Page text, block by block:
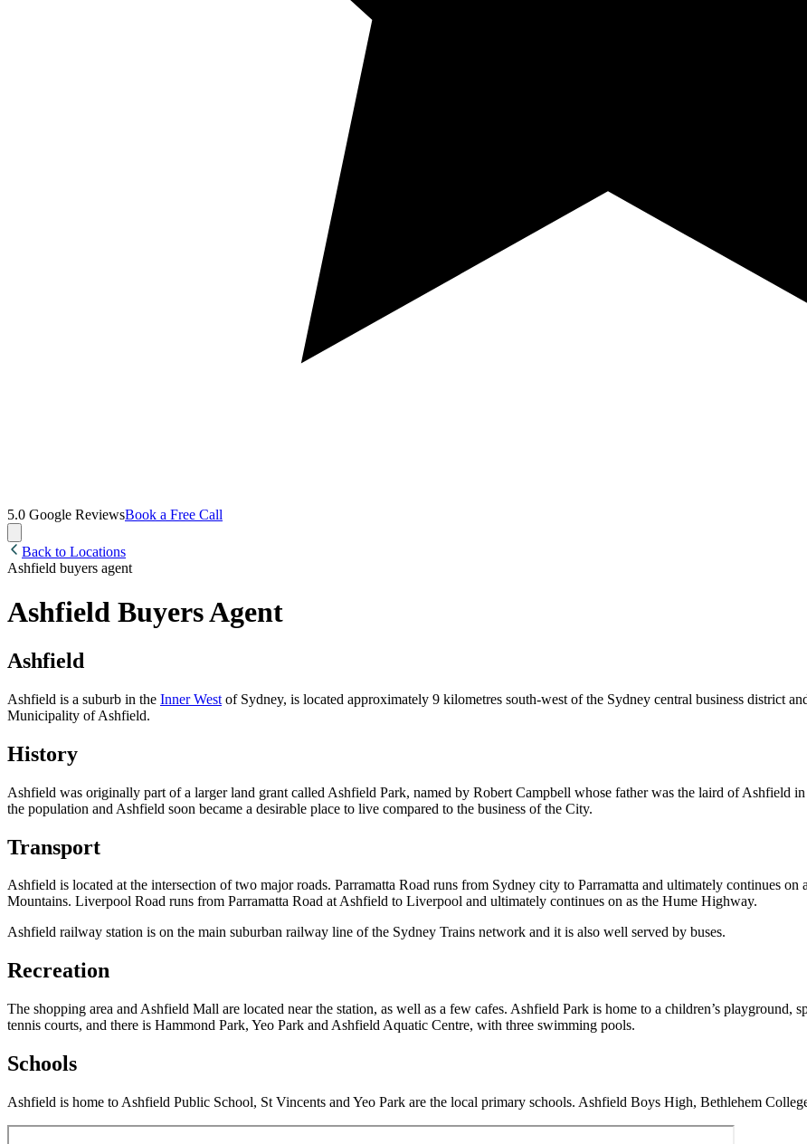
5.0 Google Reviews​​​​‌ ‍ ​‍​‍‌‍ ‌ ​‍‌‍‍‌‌‍‌ ‌‍‍‌‌‍ ‍​‍​‍​ ‍‍​‍​‍‌ ​ ‌‍​‌‌‍ ‍‌‍‍‌‌ ‌​‌ ‍‌​‍ ‍‌‍‍‌‌‍ ​‍​‍​‍ ​​‍​‍‌‍‍​‌ ​‍‌‍‌‌‌‍‌‍​‍​‍​ ‍‍​‍​‍‌‍‍​‌ ‌​‌ ‌​‌ ​​‌ ​ ​ ‍‍​‍ ​‍ ‌‍​‍‌‍‌‍‌ ​​​‍ ‌‌ ​​‌ ​‍‌‍ ‌ ​​‌‍‌‌‌ ​‍‌ ‌​‌ ‍‌​‍ ‌‌‍‌ ‌ ​‍‌‍ ‌ ‌‌‌ ​​​‍ ‍‌ ‌‍‌‍‌‌‌ ​‍‌‍​ ‌‍‌‌‌‍ ​​‍ ‍‌‍​‌‌ ​​‌ ​​​‍ ‌ ​ ‌ ‌​‌ ‌‌‌‍‌​‌‍‍‌‌‍ ​‍ ‌‍‍‌‌‍ ‍‌ ‌​‌‍‌‌‌‍ ‍‌ ‌​​‍ ‌‍‌‌‌‍‌​‌‍‍‌‌ ‌​​‍ ‌‍ ‌‌‍ ‌‍‌​‌‍‌‌​ ‌‌ ​​‌ ​‍‌‍‌‌‌ ​ ‌‍‌‌‌‍ ‍‌ ‌​‌‍​‌‌ ‌​‌‍‍‌‌‍ ‌‍ ‍​ ‍ ‌‍‍‌‌‍‌​​ ‌‌ ​ ‌‍‍‌‌ ‌​‌‍‌‌‌‌​ ‌‍‌‌‌ ‌​‌ ‌​‌‍‍‌‌‍ ‍‌‍‌ ‌ ​ ​ ‍ ‌ ‌​‌ ‍‌‌ ​​‌‍‌‌​ ‌‌ ​ ‌‍‍‌‌ ‌​‌‍‌‌‌‌​ ‌‍‌‌‌ ‌​‌ ‌​‌‍‍‌‌‍ ‍‌‍‌ ‌ ​ ​ ‍ ‌ ​​‌‍​‌‌ ‌​‌‍‍​​ ‌‌ ​‍‌‍‌‌‌ ‌‍‌‍‍‌‌‍‌‌‌ ‌ ‌​ ​‌‍​‌‌‍​‍‌‍‌‌‌‍ ​​ ‌‍​‍‌‍​‌‌ ​ ‌‍‌‌‌‌‌‌‌ ​‍‌‍ ​​ ‌‌‍‍​‌ ‌​‌ ‌​‌ ​​‌ ​ ​‍‌‌​ ​ ‌​​‌​‍‌‌​ ​‍‌​‌‍​‍‌‌​ ​‍‌​‌‍‌‍​‍‌‍‌‍‌ ​​​‍ ‌‌ ​​‌ ​‍‌‍ ‌ ​​‌‍‌‌‌ ​‍‌ ‌​‌ ‍‌​‍ ‌‌‍‌ ‌ ​‍‌‍ ‌ ‌‌‌ ​​​‍ ‍‌ ‌‍‌‍‌‌‌ ​‍‌‍​ ‌‍‌‌‌‍ ​​‍ ‍‌‍​‌‌ ​​‌ ​​​‍‌‌​ ​‍‌​‌‍‌ ​ ‌ ‌​‌ ‌‌‌‍‌​‌‍‍‌‌‍ ​‍‌‍‌‍‍‌‌‍‌​​ ‌‌ ​ ‌‍‍‌‌ ‌​‌‍‌‌‌‌​ ‌‍‌‌‌ ‌​‌ ‌​‌‍‍‌‌‍ ‍‌‍‌ ‌ ​ ​‍‌‍‌ ‌​‌ ‍‌‌ ​​‌‍‌‌​ ‌‌ ​ ‌‍‍‌‌ ‌​‌‍‌‌‌‌​ ‌‍‌‌‌ ‌​‌ ‌​‌‍‍‌‌‍ ‍‌‍‌ ‌ ​ ​‍‌‍‌ ​​‌‍​‌‌ ‌​‌‍‍​​ ‌‌ ​‍‌‍‌‌‌ ‌‍‌‍‍‌‌‍‌‌‌ ‌ ‌​ ​‌‍​‌‌‍​‍‌‍‌‌‌‍ ​​‍‌‍‌ ​​‌‍‌‌‌ ​‍‌ ​ ‌ ​​‌‍‌‌‌‍​ ‌ ‌​‌‍‍‌‌ ‌‍‌‍‌‌​ ‌‌ ​​‌ ‌‌‌‍​‍‌‍ ​‌‍‍‌‌ ​ ‌‍‍​‌‍‌‌‌‍‌​​‍​‍‌ ‌Book a Free Call​​​​‌ ‍ ​‍​‍‌‍ ‌ ​‍‌‍‍‌‌‍‌ ‌‍‍‌‌‍ ‍​‍​‍​ ‍‍​‍​‍‌ ​ ‌‍​‌‌‍ ‍‌‍‍‌‌ ‌​‌ ‍‌​‍ ‍‌‍‍‌‌‍ ​‍​‍​‍ ​​‍​‍‌‍‍​‌ ​‍‌‍‌‌‌‍‌‍​‍​‍​ ‍‍​‍​‍‌‍‍​‌ ‌​‌ ‌​‌ ​​‌ ​ ​ ‍‍​‍ ​‍ ‌‍​‍‌‍‌‍‌ ​​​‍ ‌‌ ​​‌ ​‍‌‍ ‌ ​​‌‍‌‌‌ ​‍‌ ‌​‌ ‍‌​‍ ‌‌‍‌ ‌ ​‍‌‍ ‌ ‌‌‌ ​​​‍ ‍‌ ‌‍‌‍‌‌‌ ​‍‌‍​ ‌‍‌‌‌‍ ​​‍ ‍‌‍​‌‌ ​​‌ ​​​‍ ‌ ​ ‌ ‌​‌ ‌‌‌‍‌​‌‍‍‌‌‍ ​‍ ‌‍‍‌‌‍ ‍‌ ‌​‌‍‌‌‌‍ ‍‌ ‌​​‍ ‌‍‌‌‌‍‌​‌‍‍‌‌ ‌​​‍ ‌‍ ‌‌‍ ‌‍‌​‌‍‌‌​ ‌‌ ​​‌ ​‍‌‍‌‌‌ ​ ‌‍‌‌‌‍ ‍‌ ‌​‌‍​‌‌ ‌​‌‍‍‌‌‍ ‌‍ ‍​ ‍ ‌‍‍‌‌‍‌​​ ‌‌ ​ ‌‍‍‌‌ ‌​‌‍‌‌‌‌​ ‌‍‌‌‌ ‌​‌ ‌​‌‍‍‌‌‍ ‍‌‍‌ ‌ ​ ​ ‍ ‌ ‌​‌ ‍‌‌ ​​‌‍‌‌​ ‌‌ ​ ‌‍‍‌‌ ‌​‌‍‌‌‌‌​ ‌‍‌‌‌ ‌​‌ ‌​‌‍‍‌‌‍ ‍‌‍‌ ‌ ​ ​ ‍ ‌ ​​‌‍​‌‌ ‌​‌‍‍​​ ‌‌ ​​‌ ​‍‌‍‍‌‌‍ ‌‌‍​‌‌ ​‍‌ ‍‌‌​​ ‌ ‌​‌‍​‌‌​ ​‌‍​‌‌‍​‍‌‍‌‌‌‍ ​​ ‌‍​‍‌‍​‌‌ ​ ‌‍‌‌‌‌‌‌‌ ​‍‌‍ ​​ ‌‌‍‍​‌ ‌​‌ ‌​‌ ​​‌ ​ ​‍‌‌​ ​ ‌​​‌​‍‌‌​ ​‍‌​‌‍​‍‌‌​ ​‍‌​‌‍‌‍​‍‌‍‌‍‌ ​​​‍ ‌‌ ​​‌ ​‍‌‍ ‌ ​​‌‍‌‌‌ ​‍‌ ‌​‌ ‍‌​‍ ‌‌‍‌ ‌ ​‍‌‍ ‌ ‌‌‌ ​​​‍ ‍‌ ‌‍‌‍‌‌‌ ​‍‌‍​ ‌‍‌‌‌‍ ​​‍ ‍‌‍​‌‌ ​​‌ ​​​‍‌‌​ ​‍‌​‌‍‌ ​ ‌ ‌​‌ ‌‌‌‍‌​‌‍‍‌‌‍ ​‍‌‍‌‍‍‌‌‍‌​​ ‌‌ ​ ‌‍‍‌‌ ‌​‌‍‌‌‌‌​ ‌‍‌‌‌ ‌​‌ ‌​‌‍‍‌‌‍ ‍‌‍‌ ‌ ​ ​‍‌‍‌ ‌​‌ ‍‌‌ ​​‌‍‌‌​ ‌‌ ​ ‌‍‍‌‌ ‌​‌‍‌‌‌‌​ ‌‍‌‌‌ ‌​‌ ‌​‌‍‍‌‌‍ ‍‌‍‌ ‌ ​ ​‍‌‍‌ ​​‌‍​‌‌ ‌​‌‍‍​​ ‌‌ ​​‌ ​‍‌‍‍‌‌‍ ‌‌‍​‌‌ ​‍‌ ‍‌‌​​ ‌ ‌​‌‍​‌‌​ ​‌‍​‌‌‍​‍‌‍‌‌‌‍ ​​‍‌‍‌ ​​‌‍‌‌‌ ​‍‌ ​ ‌ ​​‌‍‌‌‌‍​ ‌ ‌​‌‍‍‌‌ ‌‍‌‍‌‌​ ‌‌ ​​‌ ‌‌‌‍​‍‌‍ ​‌‍‍‌‌ ​ ‌‍‍​‌‍‌‌‌‍‌​​‍​‍‌ ‌
Back to Locations
Ashfield buyers agent​​​​‌ ‍ ​‍​‍‌‍ ‌ ​‍‌‍‍‌‌‍‌ ‌‍‍‌‌‍ ‍​‍​‍​ ‍‍​‍​‍‌ ​ ‌‍​‌‌‍ ‍‌‍‍‌‌ ‌​‌ ‍‌​‍ ‍‌‍‍‌‌‍ ​‍​‍​‍ ​​‍​‍‌‍‍​‌ ​‍‌‍‌‌‌‍‌‍​‍​‍​ ‍‍​‍​‍‌‍‍​‌ ‌​‌ ‌​‌ ​​‌ ​ ​ ‍‍​‍ ​‍ ‌‍​‍‌‍‌‍‌ ​​​‍ ‌‌ ​​‌ ​‍‌‍ ‌ ​​‌‍‌‌‌ ​‍‌ ‌​‌ ‍‌​‍ ‌‌‍‌ ‌ ​‍‌‍ ‌ ‌‌‌ ​​​‍ ‍‌ ‌‍‌‍‌‌‌ ​‍‌‍​ ‌‍‌‌‌‍ ​​‍ ‍‌‍​‌‌ ​​‌ ​​​‍ ‌ ​ ‌ ‌​‌ ‌‌‌‍‌​‌‍‍‌‌‍ ​‍ ‌‍‍‌‌‍ ‍‌ ‌​‌‍‌‌‌‍ ‍‌ ‌​​‍ ‌‍‌‌‌‍‌​‌‍‍‌‌ ‌​​‍ ‌‍ ‌‌‍ ‌‍‌​‌‍‌‌​ ‌‌ ​​‌ ​‍‌‍‌‌‌ ​ ‌‍‌‌‌‍ ‍‌ ‌​‌‍​‌‌ ‌​‌‍‍‌‌‍ ‌‍ ‍​ ‍ ‌‍‍‌‌‍‌​​ ‌‌ ​ ‌ ‌‌‌‍​‍‌ ‌‌‌ ​‍‌‍​‍​‍ ‌‌‍​‌‌ ​ ‌‍‍​‌‍‌‍‌‍‍‌‌‍‌‌‌‍ ​‌‍‌​​‍ ‌‌‍​‍‌ ‌‌‌ ‍‌‌‍‌‌‌ ​‍‌ ​ ​‍ ‌‌‍​‌‌‍‌ ‌‍‌‌‌‍ ‍‌ ‌​​ ‍ ‌ ‌​‌ ‍‌‌ ​​‌‍‌‌​ ‌‌ ​ ‌ ‌‌‌‍​‍‌ ‌‌‌ ​‍‌‍​‍‌‌​​‌‍​‌‌‍‌ ‌‍‌‌​ ‍ ‌ ​​‌‍​‌‌ ‌​‌‍‍​​ ‌‌ ‌​‌‍​‌‌‍‌ ‌‍ ​‌‍‍‌‌‍ ‍‌‍‌‌​ ‌‍​‍‌‍​‌‌ ​ ‌‍‌‌‌‌‌‌‌ ​‍‌‍ ​​ ‌‌‍‍​‌ ‌​‌ ‌​‌ ​​‌ ​ ​‍‌‌​ ​ ‌​​‌​‍‌‌​ ​‍‌​‌‍​‍‌‌​ ​‍‌​‌‍‌‍​‍‌‍‌‍‌ ​​​‍ ‌‌ ​​‌ ​‍‌‍ ‌ ​​‌‍‌‌‌ ​‍‌ ‌​‌ ‍‌​‍ ‌‌‍‌ ‌ ​‍‌‍ ‌ ‌‌‌ ​​​‍ ‍‌ ‌‍‌‍‌‌‌ ​‍‌‍​ ‌‍‌‌‌‍ ​​‍ ‍‌‍​‌‌ ​​‌ ​​​‍‌‌​ ​‍‌​‌‍‌ ​ ‌ ‌​‌ ‌‌‌‍‌​‌‍‍‌‌‍ ​‍‌‍‌‍‍‌‌‍‌​​ ‌‌ ​ ‌ ‌‌‌‍​‍‌ ‌‌‌ ​‍‌‍​‍​‍ ‌‌‍​‌‌ ​ ‌‍‍​‌‍‌‍‌‍‍‌‌‍‌‌‌‍ ​‌‍‌​​‍ ‌‌‍​‍‌ ‌‌‌ ‍‌‌‍‌‌‌ ​‍‌ ​ ​‍ ‌‌‍​‌‌‍‌ ‌‍‌‌‌‍ ‍‌ ‌​​‍‌‍‌ ‌​‌ ‍‌‌ ​​‌‍‌‌​ ‌‌ ​ ‌ ‌‌‌‍​‍‌ ‌‌‌ ​‍‌‍​‍‌‌​​‌‍​‌‌‍‌ ‌‍‌‌​‍‌‍‌ ​​‌‍​‌‌ ‌​‌‍‍​​ ‌‌ ‌​‌‍​‌‌‍‌ ‌‍ ​‌‍‍‌‌‍ ‍‌‍‌‌​‍‌‍‌ ​​‌‍‌‌‌ ​‍‌ ​ ‌ ​​‌‍‌‌‌‍​ ‌ ‌​‌‍‍‌‌ ‌‍‌‍‌‌​ ‌‌ ​​‌ ‌‌‌‍​‍‌‍ ​‌‍‍‌‌ ​ ‌‍‍​‌‍‌‌‌‍‌​​‍​‍‌ ‌
Ashfield Buyers Agent​​​​‌ ‍ ​‍​‍‌‍ ‌ ​‍‌‍‍‌‌‍‌ ‌‍‍‌‌‍ ‍​‍​‍​ ‍‍​‍​‍‌ ​ ‌‍​‌‌‍ ‍‌‍‍‌‌ ‌​‌ ‍‌​‍ ‍‌‍‍‌‌‍ ​‍​‍​‍ ​​‍​‍‌‍‍​‌ ​‍‌‍‌‌‌‍‌‍​‍​‍​ ‍‍​‍​‍‌‍‍​‌ ‌​‌ ‌​‌ ​​‌ ​ ​ ‍‍​‍ ​‍ ‌‍​‍‌‍‌‍‌ ​​​‍ ‌‌ ​​‌ ​‍‌‍ ‌ ​​‌‍‌‌‌ ​‍‌ ‌​‌ ‍‌​‍ ‌‌‍‌ ‌ ​‍‌‍ ‌ ‌‌‌ ​​​‍ ‍‌ ‌‍‌‍‌‌‌ ​‍‌‍​ ‌‍‌‌‌‍ ​​‍ ‍‌‍​‌‌ ​​‌ ​​​‍ ‌ ​ ‌ ‌​‌ ‌‌‌‍‌​‌‍‍‌‌‍ ​‍ ‌‍‍‌‌‍ ‍‌ ‌​‌‍‌‌‌‍ ‍‌ ‌​​‍ ‌‍‌‌‌‍‌​‌‍‍‌‌ ‌​​‍ ‌‍ ‌‌‍ ‌‍‌​‌‍‌‌​ ‌‌ ​​‌ ​‍‌‍‌‌‌ ​ ‌‍‌‌‌‍ ‍‌ ‌​‌‍​‌‌ ‌​‌‍‍‌‌‍ ‌‍ ‍​ ‍ ‌‍‍‌‌‍‌​​ ‌‌ ​ ‌ ‌‌‌‍​‍‌ ‌‌‌ ​‍‌‍​‍​‍ ‌‌‍​‌‌ ​ ‌‍‍​‌‍‌‍‌‍‍‌‌‍‌‌‌‍ ​‌‍‌​​‍ ‌‌‍​‍‌ ‌‌‌ ‍‌‌‍‌‌‌ ​‍‌ ​ ​‍ ‌‌‍​‌‌‍‌ ‌‍‌‌‌‍ ‍‌ ‌​​ ‍ ‌ ‌​‌ ‍‌‌ ​​‌‍‌‌​ ‌‌ ​ ‌ ‌‌‌‍​‍‌ ‌‌‌ ​‍‌‍​‍‌‌​​‌‍​‌‌‍‌ ‌‍‌‌​ ‍ ‌ ​​‌‍​‌‌ ‌​‌‍‍​​ ‌‌‍‍​​ ​‌​ ‌‍​‍‌‍​‌‌ ​ ‌‍‌‌‌‌‌‌‌ ​‍‌‍ ​​ ‌‌‍‍​‌ ‌​‌ ‌​‌ ​​‌ ​ ​‍‌‌​ ​ ‌​​‌​‍‌‌​ ​‍‌​‌‍​‍‌‌​ ​‍‌​‌‍‌‍​‍‌‍‌‍‌ ​​​‍ ‌‌ ​​‌ ​‍‌‍ ‌ ​​‌‍‌‌‌ ​‍‌ ‌​‌ ‍‌​‍ ‌‌‍‌ ‌ ​‍‌‍ ‌ ‌‌‌ ​​​‍ ‍‌ ‌‍‌‍‌‌‌ ​‍‌‍​ ‌‍‌‌‌‍ ​​‍ ‍‌‍​‌‌ ​​‌ ​​​‍‌‌​ ​‍‌​‌‍‌ ​ ‌ ‌​‌ ‌‌‌‍‌​‌‍‍‌‌‍ ​‍‌‍‌‍‍‌‌‍‌​​ ‌‌ ​ ‌ ‌‌‌‍​‍‌ ‌‌‌ ​‍‌‍​‍​‍ ‌‌‍​‌‌ ​ ‌‍‍​‌‍‌‍‌‍‍‌‌‍‌‌‌‍ ​‌‍‌​​‍ ‌‌‍​‍‌ ‌‌‌ ‍‌‌‍‌‌‌ ​‍‌ ​ ​‍ ‌‌‍​‌‌‍‌ ‌‍‌‌‌‍ ‍‌ ‌​​‍‌‍‌ ‌​‌ ‍‌‌ ​​‌‍‌‌​ ‌‌ ​ ‌ ‌‌‌‍​‍‌ ‌‌‌ ​‍‌‍​‍‌‌​​‌‍​‌‌‍‌ ‌‍‌‌​‍‌‍‌ ​​‌‍​‌‌ ‌​‌‍‍​​ ‌‌‍‍​​ ​‌​‍‌‍‌ ​​‌‍‌‌‌ ​‍‌ ​ ‌ ​​‌‍‌‌‌‍​ ‌ ‌​‌‍‍‌‌ ‌‍‌‍‌‌​ ‌‌ ​​‌ ‌‌‌‍​‍‌‍ ​‌‍‍‌‌ ​ ‌‍‍​‌‍‌‌‌‍‌​​‍​‍‌ ‌
Ashfield​​​​‌ ‍ ​‍​‍‌‍ ‌ ​‍‌‍‍‌‌‍‌ ‌‍‍‌‌‍ ‍​‍​‍​ ‍‍​‍​‍‌ ​ ‌‍​‌‌‍ ‍‌‍‍‌‌ ‌​‌ ‍‌​‍ ‍‌‍‍‌‌‍ ​‍​‍​‍ ​​‍​‍‌‍‍​‌ ​‍‌‍‌‌‌‍‌‍​‍​‍​ ‍‍​‍​‍‌‍‍​‌ ‌​‌ ‌​‌ ​​‌ ​ ​ ‍‍​‍ ​‍ ‌‍​‍‌‍‌‍‌ ​​​‍ ‌‌ ​​‌ ​‍‌‍ ‌ ​​‌‍‌‌‌ ​‍‌ ‌​‌ ‍‌​‍ ‌‌‍‌ ‌ ​‍‌‍ ‌ ‌‌‌ ​​​‍ ‍‌ ‌‍‌‍‌‌‌ ​‍‌‍​ ‌‍‌‌‌‍ ​​‍ ‍‌‍​‌‌ ​​‌ ​​​‍ ‌ ​ ‌ ‌​‌ ‌‌‌‍‌​‌‍‍‌‌‍ ​‍ ‌‍‍‌‌‍ ‍‌ ‌​‌‍‌‌‌‍ ‍‌ ‌​​‍ ‌‍‌‌‌‍‌​‌‍‍‌‌ ‌​​‍ ‌‍ ‌‌‍ ‌‍‌​‌‍‌‌​ ‌‌ ​​‌ ​‍‌‍‌‌‌ ​ ‌‍‌‌‌‍ ‍‌ ‌​‌‍​‌‌ ‌​‌‍‍‌‌‍ ‌‍ ‍​ ‍ ‌‍‍‌‌‍‌​​ ‌‌ ​ ‌ ‌‌‌‍​‍‌ ‌‌‌ ​‍‌‍​‍​‍ ‌‌‍​‌‌ ​ ‌‍‍​‌‍‌‍‌‍‍‌‌‍‌‌‌‍ ​‌‍‌​​‍ ‌‌‍​‍‌ ‌‌‌ ‍‌‌‍‌‌‌ ​‍‌ ​ ​‍ ‌‌‍​‌‌‍‌ ‌‍‌‌‌‍ ‍‌ ‌​​ ‍ ‌ ‌​‌ ‍‌‌ ​​‌‍‌‌​ ‌‌ ​ ‌ ‌‌‌‍​‍‌ ‌‌‌ ​‍‌‍​‍‌‌​​‌‍​‌‌‍‌ ‌‍‌‌​ ‍ ‌ ​​‌‍​‌‌ ‌​‌‍‍​​ ‌‌‍​‍‌‍ ‌‍‌​‌ ‍‌​‍‌‌​ ‌‌‌​​‍‌‌ ‌‍‍ ‌‍‌‌‌ ‍‌​‍‌‌​ ​ ‌​‌​​‍‌‌​ ​ ‌​‌​​‍‌‌​ ​‍​ ​‍‌ ​ ‌ ‌‌‌‍​‍‌ ‌‌‌ ​‍‌‍​‍​‍ ‌‌‍​‌‌ ​ ‌‍‍​‌‍‌‍‌‍‍‌‌‍‌‌‌‍ ​‌‍‌​​‍ ‌‌‍​‍‌ ‌‌‌ ‍‌‌‍‌‌‌ ​‍‌ ​ ​‍ ‌‌‍​‌‌‍‌ ‌‍‌‌‌‍ ‍‌ ‌​​‍ ‌​ ​​​‍‌‌​ ​‍​ ​‍​‍‌‌​ ‌‌‌​‌​​‍ ‍‌‍​ ‌‍‍​‌‍‍‌‌‍ ​‌‍‌​‌ ​‍‌‍‌‌‌‍ ‍​‍‌‌​ ‌‌‌​​‍‌‌ ‌‍‍ ‌‍‌‌‌ ‍‌​‍‌‌​ ​ ‌​‌​​‍‌‌​ ​ ‌​‌​​‍‌‌​ ​‍​ ​‍‌ ​ ‌ ‌‌‌‍​‍‌ ‌‌‌ ​‍‌‍​‍​‍ ‌‌‍​‌‌ ​ ‌‍‍​‌‍‌‍‌‍‍‌‌‍‌‌‌‍ ​‌‍‌​​‍ ‌‌‍​‍‌ ‌‌‌ ‍‌‌‍‌‌‌ ​‍‌ ​ ​‍ ‌‌‍​‌‌‍‌ ‌‍‌‌‌‍ ‍‌ ‌​​‍ ‌​ ​‌​‍‌‌​ ​‍​ ​‍​‍‌‌​ ‌‌‌​‌​​‍ ‍‌ ‌​‌‍‌‌‌ ‍​‌ ‌​​ ‌‍​‍‌‍​‌‌ ​ ‌‍‌‌‌‌‌‌‌ ​‍‌‍ ​​ ‌‌‍‍​‌ ‌​‌ ‌​‌ ​​‌ ​ ​‍‌‌​ ​ ‌​​‌​‍‌‌​ ​‍‌​‌‍​‍‌‌​ ​‍‌​‌‍‌‍​‍‌‍‌‍‌ ​​​‍ ‌‌ ​​‌ ​‍‌‍ ‌ ​​‌‍‌‌‌ ​‍‌ ‌​‌ ‍‌​‍ ‌‌‍‌ ‌ ​‍‌‍ ‌ ‌‌‌ ​​​‍ ‍‌ ‌‍‌‍‌‌‌ ​‍‌‍​ ‌‍‌‌‌‍ ​​‍ ‍‌‍​‌‌ ​​‌ ​​​‍‌‌​ ​‍‌​‌‍‌ ​ ‌ ‌​‌ ‌‌‌‍‌​‌‍‍‌‌‍ ​‍‌‍‌‍‍‌‌‍‌​​ ‌‌ ​ ‌ ‌‌‌‍​‍‌ ‌‌‌ ​‍‌‍​‍​‍ ‌‌‍​‌‌ ​ ‌‍‍​‌‍‌‍‌‍‍‌‌‍‌‌‌‍ ​‌‍‌​​‍ ‌‌‍​‍‌ ‌‌‌ ‍‌‌‍‌‌‌ ​‍‌ ​ ​‍ ‌‌‍​‌‌‍‌ ‌‍‌‌‌‍ ‍‌ ‌​​‍‌‍‌ ‌​‌ ‍‌‌ ​​‌‍‌‌​ ‌‌ ​ ‌ ‌‌‌‍​‍‌ ‌‌‌ ​‍‌‍​‍‌‌​​‌‍​‌‌‍‌ ‌‍‌‌​‍‌‍‌ ​​‌‍​‌‌ ‌​‌‍‍​​ ‌‌‍​‍‌‍ ‌‍‌​‌ ‍‌​‍‌‌​ ‌‌‌​​‍‌‌ ‌‍‍ ‌‍‌‌‌ ‍‌​‍‌‌​ ​ ‌​‌​​‍‌‌​ ​ ‌​‌​​‍‌‌​ ​‍​ ​‍‌ ​ ‌ ‌‌‌‍​‍‌ ‌‌‌ ​‍‌‍​‍​‍ ‌‌‍​‌‌ ​ ‌‍‍​‌‍‌‍‌‍‍‌‌‍‌‌‌‍ ​‌‍‌​​‍ ‌‌‍​‍‌ ‌‌‌ ‍‌‌‍‌‌‌ ​‍‌ ​ ​‍ ‌‌‍​‌‌‍‌ ‌‍‌‌‌‍ ‍‌ ‌​​‍ ‌​ ​​​‍‌‌​ ​‍​ ​‍​‍‌‌​ ‌‌‌​‌​​‍ ‍‌‍​ ‌‍‍​‌‍‍‌‌‍ ​‌‍‌​‌ ​‍‌‍‌‌‌‍ ‍​‍‌‌​ ‌‌‌​​‍‌‌ ‌‍‍ ‌‍‌‌‌ ‍‌​‍‌‌​ ​ ‌​‌​​‍‌‌​ ​ ‌​‌​​‍‌‌​ ​‍​ ​‍‌ ​ ‌ ‌‌‌‍​‍‌ ‌‌‌ ​‍‌‍​‍​‍ ‌‌‍​‌‌ ​ ‌‍‍​‌‍‌‍‌‍‍‌‌‍‌‌‌‍ ​‌‍‌​​‍ ‌‌‍​‍‌ ‌‌‌ ‍‌‌‍‌‌‌ ​‍‌ ​ ​‍ ‌‌‍​‌‌‍‌ ‌‍‌‌‌‍ ‍‌ ‌​​‍ ‌​ ​‌​‍‌‌​ ​‍​ ​‍​‍‌‌​ ‌‌‌​‌​​‍ ‍‌ ‌​‌‍‌‌‌ ‍​‌ ‌​​‍‌‍‌ ​​‌‍‌‌‌ ​‍‌ ​ ‌ ​​‌‍‌‌‌‍​ ‌ ‌​‌‍‍‌‌ ‌‍‌‍‌‌​ ‌‌ ​​‌ ‌‌‌‍​‍‌‍ ​‌‍‍‌‌ ​ ‌‍‍​‌‍‌‌‌‍‌​​‍​‍‌ ‌
Ashfield is a suburb in the ​​​​‌ ‍ ​‍​‍‌‍ ‌ ​‍‌‍‍‌‌‍‌ ‌‍‍‌‌‍ ‍​‍​‍​ ‍‍​‍​‍‌ ​ ‌‍​‌‌‍ ‍‌‍‍‌‌ ‌​‌ ‍‌​‍ ‍‌‍‍‌‌‍ ​‍​‍​‍ ​​‍​‍‌‍‍​‌ ​‍‌‍‌‌‌‍‌‍​‍​‍​ ‍‍​‍​‍‌‍‍​‌ ‌​‌ ‌​‌ ​​‌ ​ ​ ‍‍​‍ ​‍ ‌‍​‍‌‍‌‍‌ ​​​‍ ‌‌ ​​‌ ​‍‌‍ ‌ ​​‌‍‌‌‌ ​‍‌ ‌​‌ ‍‌​‍ ‌‌‍‌ ‌ ​‍‌‍ ‌ ‌‌‌ ​​​‍ ‍‌ ‌‍‌‍‌‌‌ ​‍‌‍​ ‌‍‌‌‌‍ ​​‍ ‍‌‍​‌‌ ​​‌ ​​​‍ ‌ ​ ‌ ‌​‌ ‌‌‌‍‌​‌‍‍‌‌‍ ​‍ ‌‍‍‌‌‍ ‍‌ ‌​‌‍‌‌‌‍ ‍‌ ‌​​‍ ‌‍‌‌‌‍‌​‌‍‍‌‌ ‌​​‍ ‌‍ ‌‌‍ ‌‍‌​‌‍‌‌​ ‌‌ ​​‌ ​‍‌‍‌‌‌ ​ ‌‍‌‌‌‍ ‍‌ ‌​‌‍​‌‌ ‌​‌‍‍‌‌‍ ‌‍ ‍​ ‍ ‌‍‍‌‌‍‌​​ ‌‌ ​ ‌ ‌‌‌‍​‍‌ ‌‌‌ ​‍‌‍​‍​‍ ‌‌‍​‌‌ ​ ‌‍‍​‌‍‌‍‌‍‍‌‌‍‌‌‌‍ ​‌‍‌​​‍ ‌‌‍​‍‌ ‌‌‌ ‍‌‌‍‌‌‌ ​‍‌ ​ ​‍ ‌‌‍​‌‌‍‌ ‌‍‌‌‌‍ ‍‌ ‌​​ ‍ ‌ ‌​‌ ‍‌‌ ​​‌‍‌‌​ ‌‌ ​ ‌ ‌‌‌‍​‍‌ ‌‌‌ ​‍‌‍​‍‌‌​​‌‍​‌‌‍‌ ‌‍‌‌​ ‍ ‌ ​​‌‍​‌‌ ‌​‌‍‍​​ ‌‌‍​‍‌‍ ‌‍‌​‌ ‍‌​‍‌‌​ ‌‌‌​​‍‌‌ ‌‍‍ ‌‍‌‌‌ ‍‌​‍‌‌​ ​ ‌​‌​​‍‌‌​ ​ ‌​‌​​‍‌‌​ ​‍​ ​‍‌ ​ ‌ ‌‌‌‍​‍‌ ‌‌‌ ​‍‌‍​‍​‍ ‌‌‍​‌‌ ​ ‌‍‍​‌‍‌‍‌‍‍‌‌‍‌‌‌‍ ​‌‍‌​​‍ ‌‌‍​‍‌ ‌‌‌ ‍‌‌‍‌‌‌ ​‍‌ ​ ​‍ ‌‌‍​‌‌‍‌ ‌‍‌‌‌‍ ‍‌ ‌​​‍ ‌​ ​‍​‍‌‌​ ​‍​ ​‍​‍‌‌​ ‌‌‌​‌​​‍ ‍‌‍​ ‌‍‍​‌‍‍‌‌‍ ​‌‍‌​‌ ​‍‌‍‌‌‌‍ ‍​‍‌‌​ ‌‌‌​​‍‌‌ ‌‍‍ ‌‍‌‌‌ ‍‌​‍‌‌​ ​ ‌​‌​​‍‌‌​ ​ ‌​‌​​‍‌‌​ ​‍​ ​‍‌ ​ ‌ ‌‌‌‍​‍‌ ‌‌‌ ​‍‌‍​‍​‍ ‌‌‍​‌‌ ​ ‌‍‍​‌‍‌‍‌‍‍‌‌‍‌‌‌‍ ​‌‍‌​​‍ ‌‌‍​‍‌ ‌‌‌ ‍‌‌‍‌‌‌ ​‍‌ ​ ​‍ ‌‌‍​‌‌‍‌ ‌‍‌‌‌‍ ‍‌ ‌​​‍ ‌​ ​ ​‍‌‌​ ​‍​ ​‍​‍‌‌​ ‌‌‌​‌​​‍ ‍‌ ‌​‌‍‌‌‌ ‍​‌ ‌​​ ‌‍​‍‌‍​‌‌ ​ ‌‍‌‌‌‌‌‌‌ ​‍‌‍ ​​ ‌‌‍‍​‌ ‌​‌ ‌​‌ ​​‌ ​ ​‍‌‌​ ​ ‌​​‌​‍‌‌​ ​‍‌​‌‍​‍‌‌​ ​‍‌​‌‍‌‍​‍‌‍‌‍‌ ​​​‍ ‌‌ ​​‌ ​‍‌‍ ‌ ​​‌‍‌‌‌ ​‍‌ ‌​‌ ‍‌​‍ ‌‌‍‌ ‌ ​‍‌‍ ‌ ‌‌‌ ​​​‍ ‍‌ ‌‍‌‍‌‌‌ ​‍‌‍​ ‌‍‌‌‌‍ ​​‍ ‍‌‍​‌‌ ​​‌ ​​​‍‌‌​ ​‍‌​‌‍‌ ​ ‌ ‌​‌ ‌‌‌‍‌​‌‍‍‌‌‍ ​‍‌‍‌‍‍‌‌‍‌​​ ‌‌ ​ ‌ ‌‌‌‍​‍‌ ‌‌‌ ​‍‌‍​‍​‍ ‌‌‍​‌‌ ​ ‌‍‍​‌‍‌‍‌‍‍‌‌‍‌‌‌‍ ​‌‍‌​​‍ ‌‌‍​‍‌ ‌‌‌ ‍‌‌‍‌‌‌ ​‍‌ ​ ​‍ ‌‌‍​‌‌‍‌ ‌‍‌‌‌‍ ‍‌ ‌​​‍‌‍‌ ‌​‌ ‍‌‌ ​​‌‍‌‌​ ‌‌ ​ ‌ ‌‌‌‍​‍‌ ‌‌‌ ​‍‌‍​‍‌‌​​‌‍​‌‌‍‌ ‌‍‌‌​‍‌‍‌ ​​‌‍​‌‌ ‌​‌‍‍​​ ‌‌‍​‍‌‍ ‌‍‌​‌ ‍‌​‍‌‌​ ‌‌‌​​‍‌‌ ‌‍‍ ‌‍‌‌‌ ‍‌​‍‌‌​ ​ ‌​‌​​‍‌‌​ ​ ‌​‌​​‍‌‌​ ​‍​ ​‍‌ ​ ‌ ‌‌‌‍​‍‌ ‌‌‌ ​‍‌‍​‍​‍ ‌‌‍​‌‌ ​ ‌‍‍​‌‍‌‍‌‍‍‌‌‍‌‌‌‍ ​‌‍‌​​‍ ‌‌‍​‍‌ ‌‌‌ ‍‌‌‍‌‌‌ ​‍‌ ​ ​‍ ‌‌‍​‌‌‍‌ ‌‍‌‌‌‍ ‍‌ ‌​​‍ ‌​ ​‍​‍‌‌​ ​‍​ ​‍​‍‌‌​ ‌‌‌​‌​​‍ ‍‌‍​ ‌‍‍​‌‍‍‌‌‍ ​‌‍‌​‌ ​‍‌‍‌‌‌‍ ‍​‍‌‌​ ‌‌‌​​‍‌‌ ‌‍‍ ‌‍‌‌‌ ‍‌​‍‌‌​ ​ ‌​‌​​‍‌‌​ ​ ‌​‌​​‍‌‌​ ​‍​ ​‍‌ ​ ‌ ‌‌‌‍​‍‌ ‌‌‌ ​‍‌‍​‍​‍ ‌‌‍​‌‌ ​ ‌‍‍​‌‍‌‍‌‍‍‌‌‍‌‌‌‍ ​‌‍‌​​‍ ‌‌‍​‍‌ ‌‌‌ ‍‌‌‍‌‌‌ ​‍‌ ​ ​‍ ‌‌‍​‌‌‍‌ ‌‍‌‌‌‍ ‍‌ ‌​​‍ ‌​ ​ ​‍‌‌​ ​‍​ ​‍​‍‌‌​ ‌‌‌​‌​​‍ ‍‌ ‌​‌‍‌‌‌ ‍​‌ ‌​​‍‌‍‌ ​​‌‍‌‌‌ ​‍‌ ​ ‌ ​​‌‍‌‌‌‍​ ‌ ‌​‌‍‍‌‌ ‌‍‌‍‌‌​ ‌‌ ​​‌ ‌‌‌‍​‍‌‍ ​‌‍‍‌‌ ​ ‌‍‍​‌‍‌‌‌‍‌​​‍​‍‌ ‌ Inner West​​​​‌ ‍ ​‍​‍‌‍ ‌ ​‍‌‍‍‌‌‍‌ ‌‍‍‌‌‍ ‍​‍​‍​ ‍‍​‍​‍‌ ​ ‌‍​‌‌‍ ‍‌‍‍‌‌ ‌​‌ ‍‌​‍ ‍‌‍‍‌‌‍ ​‍​‍​‍ ​​‍​‍‌‍‍​‌ ​‍‌‍‌‌‌‍‌‍​‍​‍​ ‍‍​‍​‍‌‍‍​‌ ‌​‌ ‌​‌ ​​‌ ​ ​ ‍‍​‍ ​‍ ‌‍​‍‌‍‌‍‌ ​​​‍ ‌‌ ​​‌ ​‍‌‍ ‌ ​​‌‍‌‌‌ ​‍‌ ‌​‌ ‍‌​‍ ‌‌‍‌ ‌ ​‍‌‍ ‌ ‌‌‌ ​​​‍ ‍‌ ‌‍‌‍‌‌‌ ​‍‌‍​ ‌‍‌‌‌‍ ​​‍ ‍‌‍​‌‌ ​​‌ ​​​‍ ‌ ​ ‌ ‌​‌ ‌‌‌‍‌​‌‍‍‌‌‍ ​‍ ‌‍‍‌‌‍ ‍‌ ‌​‌‍‌‌‌‍ ‍‌ ‌​​‍ ‌‍‌‌‌‍‌​‌‍‍‌‌ ‌​​‍ ‌‍ ‌‌‍ ‌‍‌​‌‍‌‌​ ‌‌ ​​‌ ​‍‌‍‌‌‌ ​ ‌‍‌‌‌‍ ‍‌ ‌​‌‍​‌‌ ‌​‌‍‍‌‌‍ ‌‍ ‍​ ‍ ‌‍‍‌‌‍‌​​ ‌‌ ​ ‌ ‌‌‌‍​‍‌ ‌‌‌ ​‍‌‍​‍​‍ ‌‌‍​‌‌ ​ ‌‍‍​‌‍‌‍‌‍‍‌‌‍‌‌‌‍ ​‌‍‌​​‍ ‌‌‍​‍‌ ‌‌‌ ‍‌‌‍‌‌‌ ​‍‌ ​ ​‍ ‌‌‍​‌‌‍‌ ‌‍‌‌‌‍ ‍‌ ‌​​ ‍ ‌ ‌​‌ ‍‌‌ ​​‌‍‌‌​ ‌‌ ​ ‌ ‌‌‌‍​‍‌ ‌‌‌ ​‍‌‍​‍‌‌​​‌‍​‌‌‍‌ ‌‍‌‌​ ‍ ‌ ​​‌‍​‌‌ ‌​‌‍‍​​ ‌‌‍​‍‌‍ ‌‍‌​‌ ‍‌​‍‌‌​ ‌‌‌​​‍‌‌ ‌‍‍ ‌‍‌‌‌ ‍‌​‍‌‌​ ​ ‌​‌​​‍‌‌​ ​ ‌​‌​​‍‌‌​ ​‍​ ​‍‌ ​ ‌ ‌‌‌‍​‍‌ ‌‌‌ ​‍‌‍​‍​‍ ‌‌‍​‌‌ ​ ‌‍‍​‌‍‌‍‌‍‍‌‌‍‌‌‌‍ ​‌‍‌​​‍ ‌‌‍​‍‌ ‌‌‌ ‍‌‌‍‌‌‌ ​‍‌ ​ ​‍ ‌‌‍​‌‌‍‌ ‌‍‌‌‌‍ ‍‌ ‌​​‍ ‌​ ​‍​‍‌‌​ ​‍​ ​‍​‍‌‌​ ‌‌‌​‌​​‍ ‍‌‍​ ‌‍‍​‌‍‍‌‌‍ ​‌‍‌​‌ ​‍‌‍‌‌‌‍ ‍​‍‌‌​ ‌‌‌​​‍‌‌ ‌‍‍ ‌‍‌‌‌ ‍‌​‍‌‌​ ​ ‌​‌​​‍‌‌​ ​ ‌​‌​​‍‌‌​ ​‍​ ​‍‌ ​ ‌ ‌‌‌‍​‍‌ ‌‌‌ ​‍‌‍​‍​‍ ‌‌‍​‌‌ ​ ‌‍‍​‌‍‌‍‌‍‍‌‌‍‌‌‌‍ ​‌‍‌​​‍ ‌‌‍​‍‌ ‌‌‌ ‍‌‌‍‌‌‌ ​‍‌ ​ ​‍ ‌‌‍​‌‌‍‌ ‌‍‌‌‌‍ ‍‌ ‌​​‍ ‌​ ‌‌​‍‌‌​ ​‍​ ​‍​‍‌‌​ ‌‌‌​‌​​‍ ‍‌ ‌​‌‍‌‌‌ ‍​‌ ‌​​ ‌‍​‍‌‍​‌‌ ​ ‌‍‌‌‌‌‌‌‌ ​‍‌‍ ​​ ‌‌‍‍​‌ ‌​‌ ‌​‌ ​​‌ ​ ​‍‌‌​ ​ ‌​​‌​‍‌‌​ ​‍‌​‌‍​‍‌‌​ ​‍‌​‌‍‌‍​‍‌‍‌‍‌ ​​​‍ ‌‌ ​​‌ ​‍‌‍ ‌ ​​‌‍‌‌‌ ​‍‌ ‌​‌ ‍‌​‍ ‌‌‍‌ ‌ ​‍‌‍ ‌ ‌‌‌ ​​​‍ ‍‌ ‌‍‌‍‌‌‌ ​‍‌‍​ ‌‍‌‌‌‍ ​​‍ ‍‌‍​‌‌ ​​‌ ​​​‍‌‌​ ​‍‌​‌‍‌ ​ ‌ ‌​‌ ‌‌‌‍‌​‌‍‍‌‌‍ ​‍‌‍‌‍‍‌‌‍‌​​ ‌‌ ​ ‌ ‌‌‌‍​‍‌ ‌‌‌ ​‍‌‍​‍​‍ ‌‌‍​‌‌ ​ ‌‍‍​‌‍‌‍‌‍‍‌‌‍‌‌‌‍ ​‌‍‌​​‍ ‌‌‍​‍‌ ‌‌‌ ‍‌‌‍‌‌‌ ​‍‌ ​ ​‍ ‌‌‍​‌‌‍‌ ‌‍‌‌‌‍ ‍‌ ‌​​‍‌‍‌ ‌​‌ ‍‌‌ ​​‌‍‌‌​ ‌‌ ​ ‌ ‌‌‌‍​‍‌ ‌‌‌ ​‍‌‍​‍‌‌​​‌‍​‌‌‍‌ ‌‍‌‌​‍‌‍‌ ​​‌‍​‌‌ ‌​‌‍‍​​ ‌‌‍​‍‌‍ ‌‍‌​‌ ‍‌​‍‌‌​ ‌‌‌​​‍‌‌ ‌‍‍ ‌‍‌‌‌ ‍‌​‍‌‌​ ​ ‌​‌​​‍‌‌​ ​ ‌​‌​​‍‌‌​ ​‍​ ​‍‌ ​ ‌ ‌‌‌‍​‍‌ ‌‌‌ ​‍‌‍​‍​‍ ‌‌‍​‌‌ ​ ‌‍‍​‌‍‌‍‌‍‍‌‌‍‌‌‌‍ ​‌‍‌​​‍ ‌‌‍​‍‌ ‌‌‌ ‍‌‌‍‌‌‌ ​‍‌ ​ ​‍ ‌‌‍​‌‌‍‌ ‌‍‌‌‌‍ ‍‌ ‌​​‍ ‌​ ​‍​‍‌‌​ ​‍​ ​‍​‍‌‌​ ‌‌‌​‌​​‍ ‍‌‍​ ‌‍‍​‌‍‍‌‌‍ ​‌‍‌​‌ ​‍‌‍‌‌‌‍ ‍​‍‌‌​ ‌‌‌​​‍‌‌ ‌‍‍ ‌‍‌‌‌ ‍‌​‍‌‌​ ​ ‌​‌​​‍‌‌​ ​ ‌​‌​​‍‌‌​ ​‍​ ​‍‌ ​ ‌ ‌‌‌‍​‍‌ ‌‌‌ ​‍‌‍​‍​‍ ‌‌‍​‌‌ ​ ‌‍‍​‌‍‌‍‌‍‍‌‌‍‌‌‌‍ ​‌‍‌​​‍ ‌‌‍​‍‌ ‌‌‌ ‍‌‌‍‌‌‌ ​‍‌ ​ ​‍ ‌‌‍​‌‌‍‌ ‌‍‌‌‌‍ ‍‌ ‌​​‍ ‌​ ‌‌​‍‌‌​ ​‍​ ​‍​‍‌‌​ ‌‌‌​‌​​‍ ‍‌ ‌​‌‍‌‌‌ ‍​‌ ‌​​‍‌‍‌ ​​‌‍‌‌‌ ​‍‌ ​ ‌ ​​‌‍‌‌‌‍​ ‌ ‌​‌‍‍‌‌ ‌‍‌‍‌‌​ ‌‌ ​​‌ ‌‌‌‍​‍‌‍ ​‌‍‍‌‌ ​ ‌‍‍​‌‍‌‌‌‍‌​​‍​‍‌ ‌ of Sydney, is located approximately 9 kilometres south-west of the Sydney central business district
Municipality of Ashfield.​​​​‌ ‍ ​‍​‍‌‍ ‌ ​‍‌‍‍‌‌‍‌ ‌‍‍‌‌‍ ‍​‍​‍​ ‍‍​‍​‍‌ ​ ‌‍​‌‌‍ ‍‌‍‍‌‌ ‌​‌ ‍‌​‍ ‍‌‍‍‌‌‍ ​‍​‍​‍ ​​‍​‍‌‍‍​‌ ​‍‌‍‌‌‌‍‌‍​‍​‍​ ‍‍​‍​‍‌‍‍​‌ ‌​‌ ‌​‌ ​​‌ ​ ​ ‍‍​‍ ​‍ ‌‍​‍‌‍‌‍‌ ​​​‍ ‌‌ ​​‌ ​‍‌‍ ‌ ​​‌‍‌‌‌ ​‍‌ ‌​‌ ‍‌​‍ ‌‌‍‌ ‌ ​‍‌‍ ‌ ‌‌‌ ​​​‍ ‍‌ ‌‍‌‍‌‌‌ ​‍‌‍​ ‌‍‌‌‌‍ ​​‍ ‍‌‍​‌‌ ​​‌ ​​​‍ ‌ ​ ‌ ‌​‌ ‌‌‌‍‌​‌‍‍‌‌‍ ​‍ ‌‍‍‌‌‍ ‍‌ ‌​‌‍‌‌‌‍ ‍‌ ‌​​‍ ‌‍‌‌‌‍‌​‌‍‍‌‌ ‌​​‍ ‌‍ ‌‌‍ ‌‍‌​‌‍‌‌​ ‌‌ ​​‌ ​‍‌‍‌‌‌ ​ ‌‍‌‌‌‍ ‍‌ ‌​‌‍​‌‌ ‌​‌‍‍‌‌‍ ‌‍ ‍​ ‍ ‌‍‍‌‌‍‌​​ ‌‌ ​ ‌ ‌‌‌‍​‍‌ ‌‌‌ ​‍‌‍​‍​‍ ‌‌‍​‌‌ ​ ‌‍‍​‌‍‌‍‌‍‍‌‌‍‌‌‌‍ ​‌‍‌​​‍ ‌‌‍​‍‌ ‌‌‌ ‍‌‌‍‌‌‌ ​‍‌ ​ ​‍ ‌‌‍​‌‌‍‌ ‌‍‌‌‌‍ ‍‌ ‌​​ ‍ ‌ ‌​‌ ‍‌‌ ​​‌‍‌‌​ ‌‌ ​ ‌ ‌‌‌‍​‍‌ ‌‌‌ ​‍‌‍​‍‌‌​​‌‍​‌‌‍‌ ‌‍‌‌​ ‍ ‌ ​​‌‍​‌‌ ‌​‌‍‍​​ ‌‌‍​‍‌‍ ‌‍‌​‌ ‍‌​‍‌‌​ ‌‌‌​​‍‌‌ ‌‍‍ ‌‍‌‌‌ ‍‌​‍‌‌​ ​ ‌​‌​​‍‌‌​ ​ ‌​‌​​‍‌‌​ ​‍​ ​‍‌ ​ ‌ ‌‌‌‍​‍‌ ‌‌‌ ​‍‌‍​‍​‍ ‌‌‍​‌‌ ​ ‌‍‍​‌‍‌‍‌‍‍‌‌‍‌‌‌‍ ​‌‍‌​​‍ ‌‌‍​‍‌ ‌‌‌ ‍‌‌‍‌‌‌ ​‍‌ ​ ​‍ ‌‌‍​‌‌‍‌ ‌‍‌‌‌‍ ‍‌ ‌​​‍ ‌​ ​‍​‍‌‌​ ​‍​ ​‍​‍‌‌​ ‌‌‌​‌​​‍ ‍‌‍​ ‌‍‍​‌‍‍‌‌‍ ​‌‍‌​‌ ​‍‌‍‌‌‌‍ ‍​‍‌‌​ ‌‌‌​​‍‌‌ ‌‍‍ ‌‍‌‌‌ ‍‌​‍‌‌​ ​ ‌​‌​​‍‌‌​ ​ ‌​‌​​‍‌‌​ ​‍​ ​‍‌ ​ ‌ ‌‌‌‍​‍‌ ‌‌‌ ​‍‌‍​‍​‍ ‌‌‍​‌‌ ​ ‌‍‍​‌‍‌‍‌‍‍‌‌‍‌‌‌‍ ​‌‍‌​​‍ ‌‌‍​‍‌ ‌‌‌ ‍‌‌‍‌‌‌ ​‍‌ ​ ​‍ ‌‌‍​‌‌‍‌ ‌‍‌‌‌‍ ‍‌ ‌​​‍ ‌​ ‌‍​‍‌‌​ ​‍​ ​‍​‍‌‌​ ‌‌‌​‌​​‍ ‍‌ ‌​‌‍‌‌‌ ‍​‌ ‌​​ ‌‍​‍‌‍​‌‌ ​ ‌‍‌‌‌‌‌‌‌ ​‍‌‍ ​​ ‌‌‍‍​‌ ‌​‌ ‌​‌ ​​‌ ​ ​‍‌‌​ ​ ‌​​‌​‍‌‌​ ​‍‌​‌‍​‍‌‌​ ​‍‌​‌‍‌‍​‍‌‍‌‍‌ ​​​‍ ‌‌ ​​‌ ​‍‌‍ ‌ ​​‌‍‌‌‌ ​‍‌ ‌​‌ ‍‌​‍ ‌‌‍‌ ‌ ​‍‌‍ ‌ ‌‌‌ ​​​‍ ‍‌ ‌‍‌‍‌‌‌ ​‍‌‍​ ‌‍‌‌‌‍ ​​‍ ‍‌‍​‌‌ ​​‌ ​​​‍‌‌​ ​‍‌​‌‍‌ ​ ‌ ‌​‌ ‌‌‌‍‌​‌‍‍‌‌‍ ​‍‌‍‌‍‍‌‌‍‌​​ ‌‌ ​ ‌ ‌‌‌‍​‍‌ ‌‌‌ ​‍‌‍​‍​‍ ‌‌‍​‌‌ ​ ‌‍‍​‌‍‌‍‌‍‍‌‌‍‌‌‌‍ ​‌‍‌​​‍ ‌‌‍​‍‌ ‌‌‌ ‍‌‌‍‌‌‌ ​‍‌ ​ ​‍ ‌‌‍​‌‌‍‌ ‌‍‌‌‌‍ ‍‌ ‌​​‍‌‍‌ ‌​‌ ‍‌‌ ​​‌‍‌‌​ ‌‌ ​ ‌ ‌‌‌‍​‍‌ ‌‌‌ ​‍‌‍​‍‌‌​​‌‍​‌‌‍‌ ‌‍‌‌​‍‌‍‌ ​​‌‍​‌‌ ‌​‌‍‍​​ ‌‌‍​‍‌‍ ‌‍‌​‌ ‍‌​‍‌‌​ ‌‌‌​​‍‌‌ ‌‍‍ ‌‍‌‌‌ ‍‌​‍‌‌​ ​ ‌​‌​​‍‌‌​ ​ ‌​‌​​‍‌‌​ ​‍​ ​‍‌ ​ ‌ ‌‌‌‍​‍‌ ‌‌‌ ​‍‌‍​‍​‍ ‌‌‍​‌‌ ​ ‌‍‍​‌‍‌‍‌‍‍‌‌‍‌‌‌‍ ​‌‍‌​​‍ ‌‌‍​‍‌ ‌‌‌ ‍‌‌‍‌‌‌ ​‍‌ ​ ​‍ ‌‌‍​‌‌‍‌ ‌‍‌‌‌‍ ‍‌ ‌​​‍ ‌​ ​‍​‍‌‌​ ​‍​ ​‍​‍‌‌​ ‌‌‌​‌​​‍ ‍‌‍​ ‌‍‍​‌‍‍‌‌‍ ​‌‍‌​‌ ​‍‌‍‌‌‌‍ ‍​‍‌‌​ ‌‌‌​​‍‌‌ ‌‍‍ ‌‍‌‌‌ ‍‌​‍‌‌​ ​ ‌​‌​​‍‌‌​ ​ ‌​‌​​‍‌‌​ ​‍​ ​‍‌ ​ ‌ ‌‌‌‍​‍‌ ‌‌‌ ​‍‌‍​‍​‍ ‌‌‍​‌‌ ​ ‌‍‍​‌‍‌‍‌‍‍‌‌‍‌‌‌‍ ​‌‍‌​​‍ ‌‌‍​‍‌ ‌‌‌ ‍‌‌‍‌‌‌ ​‍‌ ​ ​‍ ‌‌‍​‌‌‍‌ ‌‍‌‌‌‍ ‍‌ ‌​​‍ ‌​ ‌‍​‍‌‌​ ​‍​ ​‍​‍‌‌​ ‌‌‌​‌​​‍ ‍‌ ‌​‌‍‌‌‌ ‍​‌ ‌​​‍‌‍‌ ​​‌‍‌‌‌ ​‍‌ ​ ‌ ​​‌‍‌‌‌‍​ ‌ ‌​‌‍‍‌‌ ‌‍‌‍‌‌​ ‌‌ ​​‌ ‌‌‌‍​‍‌‍ ​‌‍‍‌‌ ​ ‌‍‍​‌‍‌‌‌‍‌​​‍​‍‌ ‌
History​​​​‌ ‍ ​‍​‍‌‍ ‌ ​‍‌‍‍‌‌‍‌ ‌‍‍‌‌‍ ‍​‍​‍​ ‍‍​‍​‍‌ ​ ‌‍​‌‌‍ ‍‌‍‍‌‌ ‌​‌ ‍‌​‍ ‍‌‍‍‌‌‍ ​‍​‍​‍ ​​‍​‍‌‍‍​‌ ​‍‌‍‌‌‌‍‌‍​‍​‍​ ‍‍​‍​‍‌‍‍​‌ ‌​‌ ‌​‌ ​​‌ ​ ​ ‍‍​‍ ​‍ ‌‍​‍‌‍‌‍‌ ​​​‍ ‌‌ ​​‌ ​‍‌‍ ‌ ​​‌‍‌‌‌ ​‍‌ ‌​‌ ‍‌​‍ ‌‌‍‌ ‌ ​‍‌‍ ‌ ‌‌‌ ​​​‍ ‍‌ ‌‍‌‍‌‌‌ ​‍‌‍​ ‌‍‌‌‌‍ ​​‍ ‍‌‍​‌‌ ​​‌ ​​​‍ ‌ ​ ‌ ‌​‌ ‌‌‌‍‌​‌‍‍‌‌‍ ​‍ ‌‍‍‌‌‍ ‍‌ ‌​‌‍‌‌‌‍ ‍‌ ‌​​‍ ‌‍‌‌‌‍‌​‌‍‍‌‌ ‌​​‍ ‌‍ ‌‌‍ ‌‍‌​‌‍‌‌​ ‌‌ ​​‌ ​‍‌‍‌‌‌ ​ ‌‍‌‌‌‍ ‍‌ ‌​‌‍​‌‌ ‌​‌‍‍‌‌‍ ‌‍ ‍​ ‍ ‌‍‍‌‌‍‌​​ ‌‌ ​ ‌ ‌‌‌‍​‍‌ ‌‌‌ ​‍‌‍​‍​‍ ‌‌‍​‌‌ ​ ‌‍‍​‌‍‌‍‌‍‍‌‌‍‌‌‌‍ ​‌‍‌​​‍ ‌‌‍​‍‌ ‌‌‌ ‍‌‌‍‌‌‌ ​‍‌ ​ ​‍ ‌‌‍​‌‌‍‌ ‌‍‌‌‌‍ ‍‌ ‌​​ ‍ ‌ ‌​‌ ‍‌‌ ​​‌‍‌‌​ ‌‌ ​ ‌ ‌‌‌‍​‍‌ ‌‌‌ ​‍‌‍​‍‌‌​​‌‍​‌‌‍‌ ‌‍‌‌​ ‍ ‌ ​​‌‍​‌‌ ‌​‌‍‍​​ ‌‌‍​‍‌‍ ‌‍‌​‌ ‍‌​‍‌‌​ ‌‌‌​​‍‌‌ ‌‍‍ ‌‍‌‌‌ ‍‌​‍‌‌​ ​ ‌​‌​​‍‌‌​ ​ ‌​‌​​‍‌‌​ ​‍​ ​‍‌ ​ ‌ ‌‌‌‍​‍‌ ‌‌‌ ​‍‌‍​‍​‍ ‌‌‍​‌‌ ​ ‌‍‍​‌‍‌‍‌‍‍‌‌‍‌‌‌‍ ​‌‍‌​​‍ ‌‌‍​‍‌ ‌‌‌ ‍‌‌‍‌‌‌ ​‍‌ ​ ​‍ ‌‌‍​‌‌‍‌ ‌‍‌‌‌‍ ‍‌ ‌​​‍ ‌​ ‌ ​‍‌‌​ ​‍​ ​‍​‍‌‌​ ‌‌‌​‌​​‍ ‍‌‍​ ‌‍‍​‌‍‍‌‌‍ ​‌‍‌​‌ ​‍‌‍‌‌‌‍ ‍​‍‌‌​ ‌‌‌​​‍‌‌ ‌‍‍ ‌‍‌‌‌ ‍‌​‍‌‌​ ​ ‌​‌​​‍‌‌​ ​ ‌​‌​​‍‌‌​ ​‍​ ​‍‌ ​ ‌ ‌‌‌‍​‍‌ ‌‌‌ ​‍‌‍​‍​‍ ‌‌‍​‌‌ ​ ‌‍‍​‌‍‌‍‌‍‍‌‌‍‌‌‌‍ ​‌‍‌​​‍ ‌‌‍​‍‌ ‌‌‌ ‍‌‌‍‌‌‌ ​‍‌ ​ ​‍ ‌‌‍​‌‌‍‌ ‌‍‌‌‌‍ ‍‌ ‌​​‍ ‌​ ‍​​‍‌‌​ ​‍​ ​‍​‍‌‌​ ‌‌‌​‌​​‍ ‍‌ ‌​‌‍‌‌‌ ‍​‌ ‌​​ ‌‍​‍‌‍​‌‌ ​ ‌‍‌‌‌‌‌‌‌ ​‍‌‍ ​​ ‌‌‍‍​‌ ‌​‌ ‌​‌ ​​‌ ​ ​‍‌‌​ ​ ‌​​‌​‍‌‌​ ​‍‌​‌‍​‍‌‌​ ​‍‌​‌‍‌‍​‍‌‍‌‍‌ ​​​‍ ‌‌ ​​‌ ​‍‌‍ ‌ ​​‌‍‌‌‌ ​‍‌ ‌​‌ ‍‌​‍ ‌‌‍‌ ‌ ​‍‌‍ ‌ ‌‌‌ ​​​‍ ‍‌ ‌‍‌‍‌‌‌ ​‍‌‍​ ‌‍‌‌‌‍ ​​‍ ‍‌‍​‌‌ ​​‌ ​​​‍‌‌​ ​‍‌​‌‍‌ ​ ‌ ‌​‌ ‌‌‌‍‌​‌‍‍‌‌‍ ​‍‌‍‌‍‍‌‌‍‌​​ ‌‌ ​ ‌ ‌‌‌‍​‍‌ ‌‌‌ ​‍‌‍​‍​‍ ‌‌‍​‌‌ ​ ‌‍‍​‌‍‌‍‌‍‍‌‌‍‌‌‌‍ ​‌‍‌​​‍ ‌‌‍​‍‌ ‌‌‌ ‍‌‌‍‌‌‌ ​‍‌ ​ ​‍ ‌‌‍​‌‌‍‌ ‌‍‌‌‌‍ ‍‌ ‌​​‍‌‍‌ ‌​‌ ‍‌‌ ​​‌‍‌‌​ ‌‌ ​ ‌ ‌‌‌‍​‍‌ ‌‌‌ ​‍‌‍​‍‌‌​​‌‍​‌‌‍‌ ‌‍‌‌​‍‌‍‌ ​​‌‍​‌‌ ‌​‌‍‍​​ ‌‌‍​‍‌‍ ‌‍‌​‌ ‍‌​‍‌‌​ ‌‌‌​​‍‌‌ ‌‍‍ ‌‍‌‌‌ ‍‌​‍‌‌​ ​ ‌​‌​​‍‌‌​ ​ ‌​‌​​‍‌‌​ ​‍​ ​‍‌ ​ ‌ ‌‌‌‍​‍‌ ‌‌‌ ​‍‌‍​‍​‍ ‌‌‍​‌‌ ​ ‌‍‍​‌‍‌‍‌‍‍‌‌‍‌‌‌‍ ​‌‍‌​​‍ ‌‌‍​‍‌ ‌‌‌ ‍‌‌‍‌‌‌ ​‍‌ ​ ​‍ ‌‌‍​‌‌‍‌ ‌‍‌‌‌‍ ‍‌ ‌​​‍ ‌​ ‌ ​‍‌‌​ ​‍​ ​‍​‍‌‌​ ‌‌‌​‌​​‍ ‍‌‍​ ‌‍‍​‌‍‍‌‌‍ ​‌‍‌​‌ ​‍‌‍‌‌‌‍ ‍​‍‌‌​ ‌‌‌​​‍‌‌ ‌‍‍ ‌‍‌‌‌ ‍‌​‍‌‌​ ​ ‌​‌​​‍‌‌​ ​ ‌​‌​​‍‌‌​ ​‍​ ​‍‌ ​ ‌ ‌‌‌‍​‍‌ ‌‌‌ ​‍‌‍​‍​‍ ‌‌‍​‌‌ ​ ‌‍‍​‌‍‌‍‌‍‍‌‌‍‌‌‌‍ ​‌‍‌​​‍ ‌‌‍​‍‌ ‌‌‌ ‍‌‌‍‌‌‌ ​‍‌ ​ ​‍ ‌‌‍​‌‌‍‌ ‌‍‌‌‌‍ ‍‌ ‌​​‍ ‌​ ‍​​‍‌‌​ ​‍​ ​‍​‍‌‌​ ‌‌‌​‌​​‍ ‍‌ ‌​‌‍‌‌‌ ‍​‌ ‌​​‍‌‍‌ ​​‌‍‌‌‌ ​‍‌ ​ ‌ ​​‌‍‌‌‌‍​ ‌ ‌​‌‍‍‌‌ ‌‍‌‍‌‌​ ‌‌ ​​‌ ‌‌‌‍​‍‌‍ ​‌‍‍‌‌ ​ ‌‍‍​‌‍‌‌‌‍‌​​‍​‍‌ ‌
Ashfield was originally part of a larger land grant called Ashfield Park, named by Robert Campbell whose father was the laird of Ashfield
the population and Ashfield soon became a desirable place to live compared to the business of the City.​​​​‌ ‍ ​‍​‍‌‍ ‌ ​‍‌‍‍‌‌‍‌ ‌‍‍‌‌‍ ‍​‍​‍​ ‍‍​‍​‍‌ ​ ‌‍​‌‌‍ ‍‌‍‍‌‌ ‌​‌ ‍‌​‍ ‍‌‍‍‌‌‍ ​‍​‍​‍ ​​‍​‍‌‍‍​‌ ​‍‌‍‌‌‌‍‌‍​‍​‍​ ‍‍​‍​‍‌‍‍​‌ ‌​‌ ‌​‌ ​​‌ ​ ​ ‍‍​‍ ​‍ ‌‍​‍‌‍‌‍‌ ​​​‍ ‌‌ ​​‌ ​‍‌‍ ‌ ​​‌‍‌‌‌ ​‍‌ ‌​‌ ‍‌​‍ ‌‌‍‌ ‌ ​‍‌‍ ‌ ‌‌‌ ​​​‍ ‍‌ ‌‍‌‍‌‌‌ ​‍‌‍​ ‌‍‌‌‌‍ ​​‍ ‍‌‍​‌‌ ​​‌ ​​​‍ ‌ ​ ‌ ‌​‌ ‌‌‌‍‌​‌‍‍‌‌‍ ​‍ ‌‍‍‌‌‍ ‍‌ ‌​‌‍‌‌‌‍ ‍‌ ‌​​‍ ‌‍‌‌‌‍‌​‌‍‍‌‌ ‌​​‍ ‌‍ ‌‌‍ ‌‍‌​‌‍‌‌​ ‌‌ ​​‌ ​‍‌‍‌‌‌ ​ ‌‍‌‌‌‍ ‍‌ ‌​‌‍​‌‌ ‌​‌‍‍‌‌‍ ‌‍ ‍​ ‍ ‌‍‍‌‌‍‌​​ ‌‌ ​ ‌ ‌‌‌‍​‍‌ ‌‌‌ ​‍‌‍​‍​‍ ‌‌‍​‌‌ ​ ‌‍‍​‌‍‌‍‌‍‍‌‌‍‌‌‌‍ ​‌‍‌​​‍ ‌‌‍​‍‌ ‌‌‌ ‍‌‌‍‌‌‌ ​‍‌ ​ ​‍ ‌‌‍​‌‌‍‌ ‌‍‌‌‌‍ ‍‌ ‌​​ ‍ ‌ ‌​‌ ‍‌‌ ​​‌‍‌‌​ ‌‌ ​ ‌ ‌‌‌‍​‍‌ ‌‌‌ ​‍‌‍​‍‌‌​​‌‍​‌‌‍‌ ‌‍‌‌​ ‍ ‌ ​​‌‍​‌‌ ‌​‌‍‍​​ ‌‌‍​‍‌‍ ‌‍‌​‌ ‍‌​‍‌‌​ ‌‌‌​​‍‌‌ ‌‍‍ ‌‍‌‌‌ ‍‌​‍‌‌​ ​ ‌​‌​​‍‌‌​ ​ ‌​‌​​‍‌‌​ ​‍​ ​‍‌ ​ ‌ ‌‌‌‍​‍‌ ‌‌‌ ​‍‌‍​‍​‍ ‌‌‍​‌‌ ​ ‌‍‍​‌‍‌‍‌‍‍‌‌‍‌‌‌‍ ​‌‍‌​​‍ ‌‌‍​‍‌ ‌‌‌ ‍‌‌‍‌‌‌ ​‍‌ ​ ​‍ ‌‌‍​‌‌‍‌ ‌‍‌‌‌‍ ‍‌ ‌​​‍ ‌​ ‍‌​‍‌‌​ ​‍​ ​‍​‍‌‌​ ‌‌‌​‌​​‍ ‍‌‍​ ‌‍‍​‌‍‍‌‌‍ ​‌‍‌​‌ ​‍‌‍‌‌‌‍ ‍​‍‌‌​ ‌‌‌​​‍‌‌ ‌‍‍ ‌‍‌‌‌ ‍‌​‍‌‌​ ​ ‌​‌​​‍‌‌​ ​ ‌​‌​​‍‌‌​ ​‍​ ​‍‌ ​ ‌ ‌‌‌‍​‍‌ ‌‌‌ ​‍‌‍​‍​‍ ‌‌‍​‌‌ ​ ‌‍‍​‌‍‌‍‌‍‍‌‌‍‌‌‌‍ ​‌‍‌​​‍ ‌‌‍​‍‌ ‌‌‌ ‍‌‌‍‌‌‌ ​‍‌ ​ ​‍ ‌‌‍​‌‌‍‌ ‌‍‌‌‌‍ ‍‌ ‌​​‍ ‌‌‍​‌​‍‌‌​ ​‍​ ​‍​‍‌‌​ ‌‌‌​‌​​‍ ‍‌ ‌​‌‍‌‌‌ ‍​‌ ‌​​ ‌‍​‍‌‍​‌‌ ​ ‌‍‌‌‌‌‌‌‌ ​‍‌‍ ​​ ‌‌‍‍​‌ ‌​‌ ‌​‌ ​​‌ ​ ​‍‌‌​ ​ ‌​​‌​‍‌‌​ ​‍‌​‌‍​‍‌‌​ ​‍‌​‌‍‌‍​‍‌‍‌‍‌ ​​​‍ ‌‌ ​​‌ ​‍‌‍ ‌ ​​‌‍‌‌‌ ​‍‌ ‌​‌ ‍‌​‍ ‌‌‍‌ ‌ ​‍‌‍ ‌ ‌‌‌ ​​​‍ ‍‌ ‌‍‌‍‌‌‌ ​‍‌‍​ ‌‍‌‌‌‍ ​​‍ ‍‌‍​‌‌ ​​‌ ​​​‍‌‌​ ​‍‌​‌‍‌ ​ ‌ ‌​‌ ‌‌‌‍‌​‌‍‍‌‌‍ ​‍‌‍‌‍‍‌‌‍‌​​ ‌‌ ​ ‌ ‌‌‌‍​‍‌ ‌‌‌ ​‍‌‍​‍​‍ ‌‌‍​‌‌ ​ ‌‍‍​‌‍‌‍‌‍‍‌‌‍‌‌‌‍ ​‌‍‌​​‍ ‌‌‍​‍‌ ‌‌‌ ‍‌‌‍‌‌‌ ​‍‌ ​ ​‍ ‌‌‍​‌‌‍‌ ‌‍‌‌‌‍ ‍‌ ‌​​‍‌‍‌ ‌​‌ ‍‌‌ ​​‌‍‌‌​ ‌‌ ​ ‌ ‌‌‌‍​‍‌ ‌‌‌ ​‍‌‍​‍‌‌​​‌‍​‌‌‍‌ ‌‍‌‌​‍‌‍‌ ​​‌‍​‌‌ ‌​‌‍‍​​ ‌‌‍​‍‌‍ ‌‍‌​‌ ‍‌​‍‌‌​ ‌‌‌​​‍‌‌ ‌‍‍ ‌‍‌‌‌ ‍‌​‍‌‌​ ​ ‌​‌​​‍‌‌​ ​ ‌​‌​​‍‌‌​ ​‍​ ​‍‌ ​ ‌ ‌‌‌‍​‍‌ ‌‌‌ ​‍‌‍​‍​‍ ‌‌‍​‌‌ ​ ‌‍‍​‌‍‌‍‌‍‍‌‌‍‌‌‌‍ ​‌‍‌​​‍ ‌‌‍​‍‌ ‌‌‌ ‍‌‌‍‌‌‌ ​‍‌ ​ ​‍ ‌‌‍​‌‌‍‌ ‌‍‌‌‌‍ ‍‌ ‌​​‍ ‌​ ‍‌​‍‌‌​ ​‍​ ​‍​‍‌‌​ ‌‌‌​‌​​‍ ‍‌‍​ ‌‍‍​‌‍‍‌‌‍ ​‌‍‌​‌ ​‍‌‍‌‌‌‍ ‍​‍‌‌​ ‌‌‌​​‍‌‌ ‌‍‍ ‌‍‌‌‌ ‍‌​‍‌‌​ ​ ‌​‌​​‍‌‌​ ​ ‌​‌​​‍‌‌​ ​‍​ ​‍‌ ​ ‌ ‌‌‌‍​‍‌ ‌‌‌ ​‍‌‍​‍​‍ ‌‌‍​‌‌ ​ ‌‍‍​‌‍‌‍‌‍‍‌‌‍‌‌‌‍ ​‌‍‌​​‍ ‌‌‍​‍‌ ‌‌‌ ‍‌‌‍‌‌‌ ​‍‌ ​ ​‍ ‌‌‍​‌‌‍‌ ‌‍‌‌‌‍ ‍‌ ‌​​‍ ‌‌‍​‌​‍‌‌​ ​‍​ ​‍​‍‌‌​ ‌‌‌​‌​​‍ ‍‌ ‌​‌‍‌‌‌ ‍​‌ ‌​​‍‌‍‌ ​​‌‍‌‌‌ ​‍‌ ​ ‌ ​​‌‍‌‌‌‍​ ‌ ‌​‌‍‍‌‌ ‌‍‌‍‌‌​ ‌‌ ​​‌ ‌‌‌‍​‍‌‍ ​‌‍‍‌‌ ​ ‌‍‍​‌‍‌‌‌‍‌​​‍​‍‌ ‌
Transport​​​​‌ ‍ ​‍​‍‌‍ ‌ ​‍‌‍‍‌‌‍‌ ‌‍‍‌‌‍ ‍​‍​‍​ ‍‍​‍​‍‌ ​ ‌‍​‌‌‍ ‍‌‍‍‌‌ ‌​‌ ‍‌​‍ ‍‌‍‍‌‌‍ ​‍​‍​‍ ​​‍​‍‌‍‍​‌ ​‍‌‍‌‌‌‍‌‍​‍​‍​ ‍‍​‍​‍‌‍‍​‌ ‌​‌ ‌​‌ ​​‌ ​ ​ ‍‍​‍ ​‍ ‌‍​‍‌‍‌‍‌ ​​​‍ ‌‌ ​​‌ ​‍‌‍ ‌ ​​‌‍‌‌‌ ​‍‌ ‌​‌ ‍‌​‍ ‌‌‍‌ ‌ ​‍‌‍ ‌ ‌‌‌ ​​​‍ ‍‌ ‌‍‌‍‌‌‌ ​‍‌‍​ ‌‍‌‌‌‍ ​​‍ ‍‌‍​‌‌ ​​‌ ​​​‍ ‌ ​ ‌ ‌​‌ ‌‌‌‍‌​‌‍‍‌‌‍ ​‍ ‌‍‍‌‌‍ ‍‌ ‌​‌‍‌‌‌‍ ‍‌ ‌​​‍ ‌‍‌‌‌‍‌​‌‍‍‌‌ ‌​​‍ ‌‍ ‌‌‍ ‌‍‌​‌‍‌‌​ ‌‌ ​​‌ ​‍‌‍‌‌‌ ​ ‌‍‌‌‌‍ ‍‌ ‌​‌‍​‌‌ ‌​‌‍‍‌‌‍ ‌‍ ‍​ ‍ ‌‍‍‌‌‍‌​​ ‌‌ ​ ‌ ‌‌‌‍​‍‌ ‌‌‌ ​‍‌‍​‍​‍ ‌‌‍​‌‌ ​ ‌‍‍​‌‍‌‍‌‍‍‌‌‍‌‌‌‍ ​‌‍‌​​‍ ‌‌‍​‍‌ ‌‌‌ ‍‌‌‍‌‌‌ ​‍‌ ​ ​‍ ‌‌‍​‌‌‍‌ ‌‍‌‌‌‍ ‍‌ ‌​​ ‍ ‌ ‌​‌ ‍‌‌ ​​‌‍‌‌​ ‌‌ ​ ‌ ‌‌‌‍​‍‌ ‌‌‌ ​‍‌‍​‍‌‌​​‌‍​‌‌‍‌ ‌‍‌‌​ ‍ ‌ ​​‌‍​‌‌ ‌​‌‍‍​​ ‌‌‍​‍‌‍ ‌‍‌​‌ ‍‌​‍‌‌​ ‌‌‌​​‍‌‌ ‌‍‍ ‌‍‌‌‌ ‍‌​‍‌‌​ ​ ‌​‌​​‍‌‌​ ​ ‌​‌​​‍‌‌​ ​‍​ ​‍‌ ​ ‌ ‌‌‌‍​‍‌ ‌‌‌ ​‍‌‍​‍​‍ ‌‌‍​‌‌ ​ ‌‍‍​‌‍‌‍‌‍‍‌‌‍‌‌‌‍ ​‌‍‌​​‍ ‌‌‍​‍‌ ‌‌‌ ‍‌‌‍‌‌‌ ​‍‌ ​ ​‍ ‌‌‍​‌‌‍‌ ‌‍‌‌‌‍ ‍‌ ‌​​‍ ‌‌‍​‍​‍‌‌​ ​‍​ ​‍​‍‌‌​ ‌‌‌​‌​​‍ ‍‌‍​ ‌‍‍​‌‍‍‌‌‍ ​‌‍‌​‌ ​‍‌‍‌‌‌‍ ‍​‍‌‌​ ‌‌‌​​‍‌‌ ‌‍‍ ‌‍‌‌‌ ‍‌​‍‌‌​ ​ ‌​‌​​‍‌‌​ ​ ‌​‌​​‍‌‌​ ​‍​ ​‍‌ ​ ‌ ‌‌‌‍​‍‌ ‌‌‌ ​‍‌‍​‍​‍ ‌‌‍​‌‌ ​ ‌‍‍​‌‍‌‍‌‍‍‌‌‍‌‌‌‍ ​‌‍‌​​‍ ‌‌‍​‍‌ ‌‌‌ ‍‌‌‍‌‌‌ ​‍‌ ​ ​‍ ‌‌‍​‌‌‍‌ ‌‍‌‌‌‍ ‍‌ ‌​​‍ ‌‌‍​ ​‍‌‌​ ​‍​ ​‍​‍‌‌​ ‌‌‌​‌​​‍ ‍‌ ‌​‌‍‌‌‌ ‍​‌ ‌​​ ‌‍​‍‌‍​‌‌ ​ ‌‍‌‌‌‌‌‌‌ ​‍‌‍ ​​ ‌‌‍‍​‌ ‌​‌ ‌​‌ ​​‌ ​ ​‍‌‌​ ​ ‌​​‌​‍‌‌​ ​‍‌​‌‍​‍‌‌​ ​‍‌​‌‍‌‍​‍‌‍‌‍‌ ​​​‍ ‌‌ ​​‌ ​‍‌‍ ‌ ​​‌‍‌‌‌ ​‍‌ ‌​‌ ‍‌​‍ ‌‌‍‌ ‌ ​‍‌‍ ‌ ‌‌‌ ​​​‍ ‍‌ ‌‍‌‍‌‌‌ ​‍‌‍​ ‌‍‌‌‌‍ ​​‍ ‍‌‍​‌‌ ​​‌ ​​​‍‌‌​ ​‍‌​‌‍‌ ​ ‌ ‌​‌ ‌‌‌‍‌​‌‍‍‌‌‍ ​‍‌‍‌‍‍‌‌‍‌​​ ‌‌ ​ ‌ ‌‌‌‍​‍‌ ‌‌‌ ​‍‌‍​‍​‍ ‌‌‍​‌‌ ​ ‌‍‍​‌‍‌‍‌‍‍‌‌‍‌‌‌‍ ​‌‍‌​​‍ ‌‌‍​‍‌ ‌‌‌ ‍‌‌‍‌‌‌ ​‍‌ ​ ​‍ ‌‌‍​‌‌‍‌ ‌‍‌‌‌‍ ‍‌ ‌​​‍‌‍‌ ‌​‌ ‍‌‌ ​​‌‍‌‌​ ‌‌ ​ ‌ ‌‌‌‍​‍‌ ‌‌‌ ​‍‌‍​‍‌‌​​‌‍​‌‌‍‌ ‌‍‌‌​‍‌‍‌ ​​‌‍​‌‌ ‌​‌‍‍​​ ‌‌‍​‍‌‍ ‌‍‌​‌ ‍‌​‍‌‌​ ‌‌‌​​‍‌‌ ‌‍‍ ‌‍‌‌‌ ‍‌​‍‌‌​ ​ ‌​‌​​‍‌‌​ ​ ‌​‌​​‍‌‌​ ​‍​ ​‍‌ ​ ‌ ‌‌‌‍​‍‌ ‌‌‌ ​‍‌‍​‍​‍ ‌‌‍​‌‌ ​ ‌‍‍​‌‍‌‍‌‍‍‌‌‍‌‌‌‍ ​‌‍‌​​‍ ‌‌‍​‍‌ ‌‌‌ ‍‌‌‍‌‌‌ ​‍‌ ​ ​‍ ‌‌‍​‌‌‍‌ ‌‍‌‌‌‍ ‍‌ ‌​​‍ ‌‌‍​‍​‍‌‌​ ​‍​ ​‍​‍‌‌​ ‌‌‌​‌​​‍ ‍‌‍​ ‌‍‍​‌‍‍‌‌‍ ​‌‍‌​‌ ​‍‌‍‌‌‌‍ ‍​‍‌‌​ ‌‌‌​​‍‌‌ ‌‍‍ ‌‍‌‌‌ ‍‌​‍‌‌​ ​ ‌​‌​​‍‌‌​ ​ ‌​‌​​‍‌‌​ ​‍​ ​‍‌ ​ ‌ ‌‌‌‍​‍‌ ‌‌‌ ​‍‌‍​‍​‍ ‌‌‍​‌‌ ​ ‌‍‍​‌‍‌‍‌‍‍‌‌‍‌‌‌‍ ​‌‍‌​​‍ ‌‌‍​‍‌ ‌‌‌ ‍‌‌‍‌‌‌ ​‍‌ ​ ​‍ ‌‌‍​‌‌‍‌ ‌‍‌‌‌‍ ‍‌ ‌​​‍ ‌‌‍​ ​‍‌‌​ ​‍​ ​‍​‍‌‌​ ‌‌‌​‌​​‍ ‍‌ ‌​‌‍‌‌‌ ‍​‌ ‌​​‍‌‍‌ ​​‌‍‌‌‌ ​‍‌ ​ ‌ ​​‌‍‌‌‌‍​ ‌ ‌​‌‍‍‌‌ ‌‍‌‍‌‌​ ‌‌ ​​‌ ‌‌‌‍​‍‌‍ ​‌‍‍‌‌ ​ ‌‍‍​‌‍‌‌‌‍‌​​‍​‍‌ ‌
Ashfield is located at the intersection of two major roads. Parramatta Road runs from Sydney city to Parramatta and ultimately continues
Mountains. Liverpool Road runs from Parramatta Road at Ashfield to Liverpool and ultimately continues on as the Hume Highway.​​​​‌ ‍ ​‍​‍‌‍ ‌ ​‍‌‍‍‌‌‍‌ ‌‍‍‌‌‍ ‍​‍​‍​ ‍‍​‍​‍‌ ​ ‌‍​‌‌‍ ‍‌‍‍‌‌ ‌​‌ ‍‌​‍ ‍‌‍‍‌‌‍ ​‍​‍​‍ ​​‍​‍‌‍‍​‌ ​‍‌‍‌‌‌‍‌‍​‍​‍​ ‍‍​‍​‍‌‍‍​‌ ‌​‌ ‌​‌ ​​‌ ​ ​ ‍‍​‍ ​‍ ‌‍​‍‌‍‌‍‌ ​​​‍ ‌‌ ​​‌ ​‍‌‍ ‌ ​​‌‍‌‌‌ ​‍‌ ‌​‌ ‍‌​‍ ‌‌‍‌ ‌ ​‍‌‍ ‌ ‌‌‌ ​​​‍ ‍‌ ‌‍‌‍‌‌‌ ​‍‌‍​ ‌‍‌‌‌‍ ​​‍ ‍‌‍​‌‌ ​​‌ ​​​‍ ‌ ​ ‌ ‌​‌ ‌‌‌‍‌​‌‍‍‌‌‍ ​‍ ‌‍‍‌‌‍ ‍‌ ‌​‌‍‌‌‌‍ ‍‌ ‌​​‍ ‌‍‌‌‌‍‌​‌‍‍‌‌ ‌​​‍ ‌‍ ‌‌‍ ‌‍‌​‌‍‌‌​ ‌‌ ​​‌ ​‍‌‍‌‌‌ ​ ‌‍‌‌‌‍ ‍‌ ‌​‌‍​‌‌ ‌​‌‍‍‌‌‍ ‌‍ ‍​ ‍ ‌‍‍‌‌‍‌​​ ‌‌ ​ ‌ ‌‌‌‍​‍‌ ‌‌‌ ​‍‌‍​‍​‍ ‌‌‍​‌‌ ​ ‌‍‍​‌‍‌‍‌‍‍‌‌‍‌‌‌‍ ​‌‍‌​​‍ ‌‌‍​‍‌ ‌‌‌ ‍‌‌‍‌‌‌ ​‍‌ ​ ​‍ ‌‌‍​‌‌‍‌ ‌‍‌‌‌‍ ‍‌ ‌​​ ‍ ‌ ‌​‌ ‍‌‌ ​​‌‍‌‌​ ‌‌ ​ ‌ ‌‌‌‍​‍‌ ‌‌‌ ​‍‌‍​‍‌‌​​‌‍​‌‌‍‌ ‌‍‌‌​ ‍ ‌ ​​‌‍​‌‌ ‌​‌‍‍​​ ‌‌‍​‍‌‍ ‌‍‌​‌ ‍‌​‍‌‌​ ‌‌‌​​‍‌‌ ‌‍‍ ‌‍‌‌‌ ‍‌​‍‌‌​ ​ ‌​‌​​‍‌‌​ ​ ‌​‌​​‍‌‌​ ​‍​ ​‍‌ ​ ‌ ‌‌‌‍​‍‌ ‌‌‌ ​‍‌‍​‍​‍ ‌‌‍​‌‌ ​ ‌‍‍​‌‍‌‍‌‍‍‌‌‍‌‌‌‍ ​‌‍‌​​‍ ‌‌‍​‍‌ ‌‌‌ ‍‌‌‍‌‌‌ ​‍‌ ​ ​‍ ‌‌‍​‌‌‍‌ ‌‍‌‌‌‍ ‍‌ ‌​​‍ ‌‌‍‌​​‍‌‌​ ​‍​ ​‍​‍‌‌​ ‌‌‌​‌​​‍ ‍‌‍​ ‌‍‍​‌‍‍‌‌‍ ​‌‍‌​‌ ​‍‌‍‌‌‌‍ ‍​‍‌‌​ ‌‌‌​​‍‌‌ ‌‍‍ ‌‍‌‌‌ ‍‌​‍‌‌​ ​ ‌​‌​​‍‌‌​ ​ ‌​‌​​‍‌‌​ ​‍​ ​‍‌ ​ ‌ ‌‌‌‍​‍‌ ‌‌‌ ​‍‌‍​‍​‍ ‌‌‍​‌‌ ​ ‌‍‍​‌‍‌‍‌‍‍‌‌‍‌‌‌‍ ​‌‍‌​​‍ ‌‌‍​‍‌ ‌‌‌ ‍‌‌‍‌‌‌ ​‍‌ ​ ​‍ ‌‌‍​‌‌‍‌ ‌‍‌‌‌‍ ‍‌ ‌​​‍ ‌‌‍‌‌​‍‌‌​ ​‍​ ​‍​‍‌‌​ ‌‌‌​‌​​‍ ‍‌ ‌​‌‍‌‌‌ ‍​‌ ‌​​ ‌‍​‍‌‍​‌‌ ​ ‌‍‌‌‌‌‌‌‌ ​‍‌‍ ​​ ‌‌‍‍​‌ ‌​‌ ‌​‌ ​​‌ ​ ​‍‌‌​ ​ ‌​​‌​‍‌‌​ ​‍‌​‌‍​‍‌‌​ ​‍‌​‌‍‌‍​‍‌‍‌‍‌ ​​​‍ ‌‌ ​​‌ ​‍‌‍ ‌ ​​‌‍‌‌‌ ​‍‌ ‌​‌ ‍‌​‍ ‌‌‍‌ ‌ ​‍‌‍ ‌ ‌‌‌ ​​​‍ ‍‌ ‌‍‌‍‌‌‌ ​‍‌‍​ ‌‍‌‌‌‍ ​​‍ ‍‌‍​‌‌ ​​‌ ​​​‍‌‌​ ​‍‌​‌‍‌ ​ ‌ ‌​‌ ‌‌‌‍‌​‌‍‍‌‌‍ ​‍‌‍‌‍‍‌‌‍‌​​ ‌‌ ​ ‌ ‌‌‌‍​‍‌ ‌‌‌ ​‍‌‍​‍​‍ ‌‌‍​‌‌ ​ ‌‍‍​‌‍‌‍‌‍‍‌‌‍‌‌‌‍ ​‌‍‌​​‍ ‌‌‍​‍‌ ‌‌‌ ‍‌‌‍‌‌‌ ​‍‌ ​ ​‍ ‌‌‍​‌‌‍‌ ‌‍‌‌‌‍ ‍‌ ‌​​‍‌‍‌ ‌​‌ ‍‌‌ ​​‌‍‌‌​ ‌‌ ​ ‌ ‌‌‌‍​‍‌ ‌‌‌ ​‍‌‍​‍‌‌​​‌‍​‌‌‍‌ ‌‍‌‌​‍‌‍‌ ​​‌‍​‌‌ ‌​‌‍‍​​ ‌‌‍​‍‌‍ ‌‍‌​‌ ‍‌​‍‌‌​ ‌‌‌​​‍‌‌ ‌‍‍ ‌‍‌‌‌ ‍‌​‍‌‌​ ​ ‌​‌​​‍‌‌​ ​ ‌​‌​​‍‌‌​ ​‍​ ​‍‌ ​ ‌ ‌‌‌‍​‍‌ ‌‌‌ ​‍‌‍​‍​‍ ‌‌‍​‌‌ ​ ‌‍‍​‌‍‌‍‌‍‍‌‌‍‌‌‌‍ ​‌‍‌​​‍ ‌‌‍​‍‌ ‌‌‌ ‍‌‌‍‌‌‌ ​‍‌ ​ ​‍ ‌‌‍​‌‌‍‌ ‌‍‌‌‌‍ ‍‌ ‌​​‍ ‌‌‍‌​​‍‌‌​ ​‍​ ​‍​‍‌‌​ ‌‌‌​‌​​‍ ‍‌‍​ ‌‍‍​‌‍‍‌‌‍ ​‌‍‌​‌ ​‍‌‍‌‌‌‍ ‍​‍‌‌​ ‌‌‌​​‍‌‌ ‌‍‍ ‌‍‌‌‌ ‍‌​‍‌‌​ ​ ‌​‌​​‍‌‌​ ​ ‌​‌​​‍‌‌​ ​‍​ ​‍‌ ​ ‌ ‌‌‌‍​‍‌ ‌‌‌ ​‍‌‍​‍​‍ ‌‌‍​‌‌ ​ ‌‍‍​‌‍‌‍‌‍‍‌‌‍‌‌‌‍ ​‌‍‌​​‍ ‌‌‍​‍‌ ‌‌‌ ‍‌‌‍‌‌‌ ​‍‌ ​ ​‍ ‌‌‍​‌‌‍‌ ‌‍‌‌‌‍ ‍‌ ‌​​‍ ‌‌‍‌‌​‍‌‌​ ​‍​ ​‍​‍‌‌​ ‌‌‌​‌​​‍ ‍‌ ‌​‌‍‌‌‌ ‍​‌ ‌​​‍‌‍‌ ​​‌‍‌‌‌ ​‍‌ ​ ‌ ​​‌‍‌‌‌‍​ ‌ ‌​‌‍‍‌‌ ‌‍‌‍‌‌​ ‌‌ ​​‌ ‌‌‌‍​‍‌‍ ​‌‍‍‌‌ ​ ‌‍‍​‌‍‌‌‌‍‌​​‍​‍‌ ‌
Ashfield railway station is on the main suburban railway line of the Sydney Trains network and it is also well served by buses.​​​​‌ ‍ ​‍​‍‌‍ ‌ ​‍‌‍‍‌‌‍‌ ‌‍‍‌‌‍ ‍​‍​‍​ ‍‍​‍​‍‌ ​ ‌‍​‌‌‍ ‍‌‍‍‌‌ ‌​‌ ‍‌​‍ ‍‌‍‍‌‌‍ ​‍​‍​‍ ​​‍​‍‌‍‍​‌ ​‍‌‍‌‌‌‍‌‍​‍​‍​ ‍‍​‍​‍‌‍‍​‌ ‌​‌ ‌​‌ ​​‌ ​ ​ ‍‍​‍ ​‍ ‌‍​‍‌‍‌‍‌ ​​​‍ ‌‌ ​​‌ ​‍‌‍ ‌ ​​‌‍‌‌‌ ​‍‌ ‌​‌ ‍‌​‍ ‌‌‍‌ ‌ ​‍‌‍ ‌ ‌‌‌ ​​​‍ ‍‌ ‌‍‌‍‌‌‌ ​‍‌‍​ ‌‍‌‌‌‍ ​​‍ ‍‌‍​‌‌ ​​‌ ​​​‍ ‌ ​ ‌ ‌​‌ ‌‌‌‍‌​‌‍‍‌‌‍ ​‍ ‌‍‍‌‌‍ ‍‌ ‌​‌‍‌‌‌‍ ‍‌ ‌​​‍ ‌‍‌‌‌‍‌​‌‍‍‌‌ ‌​​‍ ‌‍ ‌‌‍ ‌‍‌​‌‍‌‌​ ‌‌ ​​‌ ​‍‌‍‌‌‌ ​ ‌‍‌‌‌‍ ‍‌ ‌​‌‍​‌‌ ‌​‌‍‍‌‌‍ ‌‍ ‍​ ‍ ‌‍‍‌‌‍‌​​ ‌‌ ​ ‌ ‌‌‌‍​‍‌ ‌‌‌ ​‍‌‍​‍​‍ ‌‌‍​‌‌ ​ ‌‍‍​‌‍‌‍‌‍‍‌‌‍‌‌‌‍ ​‌‍‌​​‍ ‌‌‍​‍‌ ‌‌‌ ‍‌‌‍‌‌‌ ​‍‌ ​ ​‍ ‌‌‍​‌‌‍‌ ‌‍‌‌‌‍ ‍‌ ‌​​ ‍ ‌ ‌​‌ ‍‌‌ ​​‌‍‌‌​ ‌‌ ​ ‌ ‌‌‌‍​‍‌ ‌‌‌ ​‍‌‍​‍‌‌​​‌‍​‌‌‍‌ ‌‍‌‌​ ‍ ‌ ​​‌‍​‌‌ ‌​‌‍‍​​ ‌‌‍​‍‌‍ ‌‍‌​‌ ‍‌​‍‌‌​ ‌‌‌​​‍‌‌ ‌‍‍ ‌‍‌‌‌ ‍‌​‍‌‌​ ​ ‌​‌​​‍‌‌​ ​ ‌​‌​​‍‌‌​ ​‍​ ​‍‌ ​ ‌ ‌‌‌‍​‍‌ ‌‌‌ ​‍‌‍​‍​‍ ‌‌‍​‌‌ ​ ‌‍‍​‌‍‌‍‌‍‍‌‌‍‌‌‌‍ ​‌‍‌​​‍ ‌‌‍​‍‌ ‌‌‌ ‍‌‌‍‌‌‌ ​‍‌ ​ ​‍ ‌‌‍​‌‌‍‌ ‌‍‌‌‌‍ ‍‌ ‌​​‍ ‌‌‍‌‍​‍‌‌​ ​‍​ ​‍​‍‌‌​ ‌‌‌​‌​​‍ ‍‌‍​ ‌‍‍​‌‍‍‌‌‍ ​‌‍‌​‌ ​‍‌‍‌‌‌‍ ‍​‍‌‌​ ‌‌‌​​‍‌‌ ‌‍‍ ‌‍‌‌‌ ‍‌​‍‌‌​ ​ ‌​‌​​‍‌‌​ ​ ‌​‌​​‍‌‌​ ​‍​ ​‍‌ ​ ‌ ‌‌‌‍​‍‌ ‌‌‌ ​‍‌‍​‍​‍ ‌‌‍​‌‌ ​ ‌‍‍​‌‍‌‍‌‍‍‌‌‍‌‌‌‍ ​‌‍‌​​‍ ‌‌‍​‍‌ ‌‌‌ ‍‌‌‍‌‌‌ ​‍‌ ​ ​‍ ‌‌‍​‌‌‍‌ ‌‍‌‌‌‍ ‍‌ ‌​​‍ ‌‌‍‌ ​‍‌‌​ ​‍​ ​‍​‍‌‌​ ‌‌‌​‌​​‍ ‍‌ ‌​‌‍‌‌‌ ‍​‌ ‌​​ ‌‍​‍‌‍​‌‌ ​ ‌‍‌‌‌‌‌‌‌ ​‍‌‍ ​​ ‌‌‍‍​‌ ‌​‌ ‌​‌ ​​‌ ​ ​‍‌‌​ ​ ‌​​‌​‍‌‌​ ​‍‌​‌‍​‍‌‌​ ​‍‌​‌‍‌‍​‍‌‍‌‍‌ ​​​‍ ‌‌ ​​‌ ​‍‌‍ ‌ ​​‌‍‌‌‌ ​‍‌ ‌​‌ ‍‌​‍ ‌‌‍‌ ‌ ​‍‌‍ ‌ ‌‌‌ ​​​‍ ‍‌ ‌‍‌‍‌‌‌ ​‍‌‍​ ‌‍‌‌‌‍ ​​‍ ‍‌‍​‌‌ ​​‌ ​​​‍‌‌​ ​‍‌​‌‍‌ ​ ‌ ‌​‌ ‌‌‌‍‌​‌‍‍‌‌‍ ​‍‌‍‌‍‍‌‌‍‌​​ ‌‌ ​ ‌ ‌‌‌‍​‍‌ ‌‌‌ ​‍‌‍​‍​‍ ‌‌‍​‌‌ ​ ‌‍‍​‌‍‌‍‌‍‍‌‌‍‌‌‌‍ ​‌‍‌​​‍ ‌‌‍​‍‌ ‌‌‌ ‍‌‌‍‌‌‌ ​‍‌ ​ ​‍ ‌‌‍​‌‌‍‌ ‌‍‌‌‌‍ ‍‌ ‌​​‍‌‍‌ ‌​‌ ‍‌‌ ​​‌‍‌‌​ ‌‌ ​ ‌ ‌‌‌‍​‍‌ ‌‌‌ ​‍‌‍​‍‌‌​​‌‍​‌‌‍‌ ‌‍‌‌​‍‌‍‌ ​​‌‍​‌‌ ‌​‌‍‍​​ ‌‌‍​‍‌‍ ‌‍‌​‌ ‍‌​‍‌‌​ ‌‌‌​​‍‌‌ ‌‍‍ ‌‍‌‌‌ ‍‌​‍‌‌​ ​ ‌​‌​​‍‌‌​ ​ ‌​‌​​‍‌‌​ ​‍​ ​‍‌ ​ ‌ ‌‌‌‍​‍‌ ‌‌‌ ​‍‌‍​‍​‍ ‌‌‍​‌‌ ​ ‌‍‍​‌‍‌‍‌‍‍‌‌‍‌‌‌‍ ​‌‍‌​​‍ ‌‌‍​‍‌ ‌‌‌ ‍‌‌‍‌‌‌ ​‍‌ ​ ​‍ ‌‌‍​‌‌‍‌ ‌‍‌‌‌‍ ‍‌ ‌​​‍ ‌‌‍‌‍​‍‌‌​ ​‍​ ​‍​‍‌‌​ ‌‌‌​‌​​‍ ‍‌‍​ ‌‍‍​‌‍‍‌‌‍ ​‌‍‌​‌ ​‍‌‍‌‌‌‍ ‍​‍‌‌​ ‌‌‌​​‍‌‌ ‌‍‍ ‌‍‌‌‌ ‍‌​‍‌‌​ ​ ‌​‌​​‍‌‌​ ​ ‌​‌​​‍‌‌​ ​‍​ ​‍‌ ​ ‌ ‌‌‌‍​‍‌ ‌‌‌ ​‍‌‍​‍​‍ ‌‌‍​‌‌ ​ ‌‍‍​‌‍‌‍‌‍‍‌‌‍‌‌‌‍ ​‌‍‌​​‍ ‌‌‍​‍‌ ‌‌‌ ‍‌‌‍‌‌‌ ​‍‌ ​ ​‍ ‌‌‍​‌‌‍‌ ‌‍‌‌‌‍ ‍‌ ‌​​‍ ‌‌‍‌ ​‍‌‌​ ​‍​ ​‍​‍‌‌​ ‌‌‌​‌​​‍ ‍‌ ‌​‌‍‌‌‌ ‍​‌ ‌​​‍‌‍‌ ​​‌‍‌‌‌ ​‍‌ ​ ‌ ​​‌‍‌‌‌‍​ ‌ ‌​‌‍‍‌‌ ‌‍‌‍‌‌​ ‌‌ ​​‌ ‌‌‌‍​‍‌‍ ​‌‍‍‌‌ ​ ‌‍‍​‌‍‌‌‌‍‌​​‍​‍‌ ‌
Recreation​​​​‌ ‍ ​‍​‍‌‍ ‌ ​‍‌‍‍‌‌‍‌ ‌‍‍‌‌‍ ‍​‍​‍​ ‍‍​‍​‍‌ ​ ‌‍​‌‌‍ ‍‌‍‍‌‌ ‌​‌ ‍‌​‍ ‍‌‍‍‌‌‍ ​‍​‍​‍ ​​‍​‍‌‍‍​‌ ​‍‌‍‌‌‌‍‌‍​‍​‍​ ‍‍​‍​‍‌‍‍​‌ ‌​‌ ‌​‌ ​​‌ ​ ​ ‍‍​‍ ​‍ ‌‍​‍‌‍‌‍‌ ​​​‍ ‌‌ ​​‌ ​‍‌‍ ‌ ​​‌‍‌‌‌ ​‍‌ ‌​‌ ‍‌​‍ ‌‌‍‌ ‌ ​‍‌‍ ‌ ‌‌‌ ​​​‍ ‍‌ ‌‍‌‍‌‌‌ ​‍‌‍​ ‌‍‌‌‌‍ ​​‍ ‍‌‍​‌‌ ​​‌ ​​​‍ ‌ ​ ‌ ‌​‌ ‌‌‌‍‌​‌‍‍‌‌‍ ​‍ ‌‍‍‌‌‍ ‍‌ ‌​‌‍‌‌‌‍ ‍‌ ‌​​‍ ‌‍‌‌‌‍‌​‌‍‍‌‌ ‌​​‍ ‌‍ ‌‌‍ ‌‍‌​‌‍‌‌​ ‌‌ ​​‌ ​‍‌‍‌‌‌ ​ ‌‍‌‌‌‍ ‍‌ ‌​‌‍​‌‌ ‌​‌‍‍‌‌‍ ‌‍ ‍​ ‍ ‌‍‍‌‌‍‌​​ ‌‌ ​ ‌ ‌‌‌‍​‍‌ ‌‌‌ ​‍‌‍​‍​‍ ‌‌‍​‌‌ ​ ‌‍‍​‌‍‌‍‌‍‍‌‌‍‌‌‌‍ ​‌‍‌​​‍ ‌‌‍​‍‌ ‌‌‌ ‍‌‌‍‌‌‌ ​‍‌ ​ ​‍ ‌‌‍​‌‌‍‌ ‌‍‌‌‌‍ ‍‌ ‌​​ ‍ ‌ ‌​‌ ‍‌‌ ​​‌‍‌‌​ ‌‌ ​ ‌ ‌‌‌‍​‍‌ ‌‌‌ ​‍‌‍​‍‌‌​​‌‍​‌‌‍‌ ‌‍‌‌​ ‍ ‌ ​​‌‍​‌‌ ‌​‌‍‍​​ ‌‌‍​‍‌‍ ‌‍‌​‌ ‍‌​‍‌‌​ ‌‌‌​​‍‌‌ ‌‍‍ ‌‍‌‌‌ ‍‌​‍‌‌​ ​ ‌​‌​​‍‌‌​ ​ ‌​‌​​‍‌‌​ ​‍​ ​‍‌ ​ ‌ ‌‌‌‍​‍‌ ‌‌‌ ​‍‌‍​‍​‍ ‌‌‍​‌‌ ​ ‌‍‍​‌‍‌‍‌‍‍‌‌‍‌‌‌‍ ​‌‍‌​​‍ ‌‌‍​‍‌ ‌‌‌ ‍‌‌‍‌‌‌ ​‍‌ ​ ​‍ ‌‌‍​‌‌‍‌ ‌‍‌‌‌‍ ‍‌ ‌​​‍ ‌‌‍‍​​‍‌‌​ ​‍​ ​‍​‍‌‌​ ‌‌‌​‌​​‍ ‍‌‍​ ‌‍‍​‌‍‍‌‌‍ ​‌‍‌​‌ ​‍‌‍‌‌‌‍ ‍​‍‌‌​ ‌‌‌​​‍‌‌ ‌‍‍ ‌‍‌‌‌ ‍‌​‍‌‌​ ​ ‌​‌​​‍‌‌​ ​ ‌​‌​​‍‌‌​ ​‍​ ​‍‌ ​ ‌ ‌‌‌‍​‍‌ ‌‌‌ ​‍‌‍​‍​‍ ‌‌‍​‌‌ ​ ‌‍‍​‌‍‌‍‌‍‍‌‌‍‌‌‌‍ ​‌‍‌​​‍ ‌‌‍​‍‌ ‌‌‌ ‍‌‌‍‌‌‌ ​‍‌ ​ ​‍ ‌‌‍​‌‌‍‌ ‌‍‌‌‌‍ ‍‌ ‌​​‍ ‌‌‍‍‌​‍‌‌​ ​‍​ ​‍​‍‌‌​ ‌‌‌​‌​​‍ ‍‌ ‌​‌‍‌‌‌ ‍​‌ ‌​​ ‌‍​‍‌‍​‌‌ ​ ‌‍‌‌‌‌‌‌‌ ​‍‌‍ ​​ ‌‌‍‍​‌ ‌​‌ ‌​‌ ​​‌ ​ ​‍‌‌​ ​ ‌​​‌​‍‌‌​ ​‍‌​‌‍​‍‌‌​ ​‍‌​‌‍‌‍​‍‌‍‌‍‌ ​​​‍ ‌‌ ​​‌ ​‍‌‍ ‌ ​​‌‍‌‌‌ ​‍‌ ‌​‌ ‍‌​‍ ‌‌‍‌ ‌ ​‍‌‍ ‌ ‌‌‌ ​​​‍ ‍‌ ‌‍‌‍‌‌‌ ​‍‌‍​ ‌‍‌‌‌‍ ​​‍ ‍‌‍​‌‌ ​​‌ ​​​‍‌‌​ ​‍‌​‌‍‌ ​ ‌ ‌​‌ ‌‌‌‍‌​‌‍‍‌‌‍ ​‍‌‍‌‍‍‌‌‍‌​​ ‌‌ ​ ‌ ‌‌‌‍​‍‌ ‌‌‌ ​‍‌‍​‍​‍ ‌‌‍​‌‌ ​ ‌‍‍​‌‍‌‍‌‍‍‌‌‍‌‌‌‍ ​‌‍‌​​‍ ‌‌‍​‍‌ ‌‌‌ ‍‌‌‍‌‌‌ ​‍‌ ​ ​‍ ‌‌‍​‌‌‍‌ ‌‍‌‌‌‍ ‍‌ ‌​​‍‌‍‌ ‌​‌ ‍‌‌ ​​‌‍‌‌​ ‌‌ ​ ‌ ‌‌‌‍​‍‌ ‌‌‌ ​‍‌‍​‍‌‌​​‌‍​‌‌‍‌ ‌‍‌‌​‍‌‍‌ ​​‌‍​‌‌ ‌​‌‍‍​​ ‌‌‍​‍‌‍ ‌‍‌​‌ ‍‌​‍‌‌​ ‌‌‌​​‍‌‌ ‌‍‍ ‌‍‌‌‌ ‍‌​‍‌‌​ ​ ‌​‌​​‍‌‌​ ​ ‌​‌​​‍‌‌​ ​‍​ ​‍‌ ​ ‌ ‌‌‌‍​‍‌ ‌‌‌ ​‍‌‍​‍​‍ ‌‌‍​‌‌ ​ ‌‍‍​‌‍‌‍‌‍‍‌‌‍‌‌‌‍ ​‌‍‌​​‍ ‌‌‍​‍‌ ‌‌‌ ‍‌‌‍‌‌‌ ​‍‌ ​ ​‍ ‌‌‍​‌‌‍‌ ‌‍‌‌‌‍ ‍‌ ‌​​‍ ‌‌‍‍​​‍‌‌​ ​‍​ ​‍​‍‌‌​ ‌‌‌​‌​​‍ ‍‌‍​ ‌‍‍​‌‍‍‌‌‍ ​‌‍‌​‌ ​‍‌‍‌‌‌‍ ‍​‍‌‌​ ‌‌‌​​‍‌‌ ‌‍‍ ‌‍‌‌‌ ‍‌​‍‌‌​ ​ ‌​‌​​‍‌‌​ ​ ‌​‌​​‍‌‌​ ​‍​ ​‍‌ ​ ‌ ‌‌‌‍​‍‌ ‌‌‌ ​‍‌‍​‍​‍ ‌‌‍​‌‌ ​ ‌‍‍​‌‍‌‍‌‍‍‌‌‍‌‌‌‍ ​‌‍‌​​‍ ‌‌‍​‍‌ ‌‌‌ ‍‌‌‍‌‌‌ ​‍‌ ​ ​‍ ‌‌‍​‌‌‍‌ ‌‍‌‌‌‍ ‍‌ ‌​​‍ ‌‌‍‍‌​‍‌‌​ ​‍​ ​‍​‍‌‌​ ‌‌‌​‌​​‍ ‍‌ ‌​‌‍‌‌‌ ‍​‌ ‌​​‍‌‍‌ ​​‌‍‌‌‌ ​‍‌ ​ ‌ ​​‌‍‌‌‌‍​ ‌ ‌​‌‍‍‌‌ ‌‍‌‍‌‌​ ‌‌ ​​‌ ‌‌‌‍​‍‌‍ ​‌‍‍‌‌ ​ ‌‍‍​‌‍‌‌‌‍‌​​‍​‍‌ ‌
The shopping area and Ashfield Mall are located near the station, as well as a few cafes. Ashfield Park is home to a children’s playground,
tennis courts, and there is Hammond Park, Yeo Park and Ashfield Aquatic Centre, with three swimming pools.​​​​‌ ‍ ​‍​‍‌‍ ‌ ​‍‌‍‍‌‌‍‌ ‌‍‍‌‌‍ ‍​‍​‍​ ‍‍​‍​‍‌ ​ ‌‍​‌‌‍ ‍‌‍‍‌‌ ‌​‌ ‍‌​‍ ‍‌‍‍‌‌‍ ​‍​‍​‍ ​​‍​‍‌‍‍​‌ ​‍‌‍‌‌‌‍‌‍​‍​‍​ ‍‍​‍​‍‌‍‍​‌ ‌​‌ ‌​‌ ​​‌ ​ ​ ‍‍​‍ ​‍ ‌‍​‍‌‍‌‍‌ ​​​‍ ‌‌ ​​‌ ​‍‌‍ ‌ ​​‌‍‌‌‌ ​‍‌ ‌​‌ ‍‌​‍ ‌‌‍‌ ‌ ​‍‌‍ ‌ ‌‌‌ ​​​‍ ‍‌ ‌‍‌‍‌‌‌ ​‍‌‍​ ‌‍‌‌‌‍ ​​‍ ‍‌‍​‌‌ ​​‌ ​​​‍ ‌ ​ ‌ ‌​‌ ‌‌‌‍‌​‌‍‍‌‌‍ ​‍ ‌‍‍‌‌‍ ‍‌ ‌​‌‍‌‌‌‍ ‍‌ ‌​​‍ ‌‍‌‌‌‍‌​‌‍‍‌‌ ‌​​‍ ‌‍ ‌‌‍ ‌‍‌​‌‍‌‌​ ‌‌ ​​‌ ​‍‌‍‌‌‌ ​ ‌‍‌‌‌‍ ‍‌ ‌​‌‍​‌‌ ‌​‌‍‍‌‌‍ ‌‍ ‍​ ‍ ‌‍‍‌‌‍‌​​ ‌‌ ​ ‌ ‌‌‌‍​‍‌ ‌‌‌ ​‍‌‍​‍​‍ ‌‌‍​‌‌ ​ ‌‍‍​‌‍‌‍‌‍‍‌‌‍‌‌‌‍ ​‌‍‌​​‍ ‌‌‍​‍‌ ‌‌‌ ‍‌‌‍‌‌‌ ​‍‌ ​ ​‍ ‌‌‍​‌‌‍‌ ‌‍‌‌‌‍ ‍‌ ‌​​ ‍ ‌ ‌​‌ ‍‌‌ ​​‌‍‌‌​ ‌‌ ​ ‌ ‌‌‌‍​‍‌ ‌‌‌ ​‍‌‍​‍‌‌​​‌‍​‌‌‍‌ ‌‍‌‌​ ‍ ‌ ​​‌‍​‌‌ ‌​‌‍‍​​ ‌‌‍​‍‌‍ ‌‍‌​‌ ‍‌​‍‌‌​ ‌‌‌​​‍‌‌ ‌‍‍ ‌‍‌‌‌ ‍‌​‍‌‌​ ​ ‌​‌​​‍‌‌​ ​ ‌​‌​​‍‌‌​ ​‍​ ​‍‌ ​ ‌ ‌‌‌‍​‍‌ ‌‌‌ ​‍‌‍​‍​‍ ‌‌‍​‌‌ ​ ‌‍‍​‌‍‌‍‌‍‍‌‌‍‌‌‌‍ ​‌‍‌​​‍ ‌‌‍​‍‌ ‌‌‌ ‍‌‌‍‌‌‌ ​‍‌ ​ ​‍ ‌‌‍​‌‌‍‌ ‌‍‌‌‌‍ ‍‌ ‌​​‍ ‌‌‍‍‍​‍‌‌​ ​‍​ ​‍​‍‌‌​ ‌‌‌​‌​​‍ ‍‌‍​ ‌‍‍​‌‍‍‌‌‍ ​‌‍‌​‌ ​‍‌‍‌‌‌‍ ‍​‍‌‌​ ‌‌‌​​‍‌‌ ‌‍‍ ‌‍‌‌‌ ‍‌​‍‌‌​ ​ ‌​‌​​‍‌‌​ ​ ‌​‌​​‍‌‌​ ​‍​ ​‍‌ ​ ‌ ‌‌‌‍​‍‌ ‌‌‌ ​‍‌‍​‍​‍ ‌‌‍​‌‌ ​ ‌‍‍​‌‍‌‍‌‍‍‌‌‍‌‌‌‍ ​‌‍‌​​‍ ‌‌‍​‍‌ ‌‌‌ ‍‌‌‍‌‌‌ ​‍‌ ​ ​‍ ‌‌‍​‌‌‍‌ ‌‍‌‌‌‍ ‍‌ ‌​​‍ ‌‌‍‍ ​‍‌‌​ ​‍​ ​‍​‍‌‌​ ‌‌‌​‌​​‍ ‍‌ ‌​‌‍‌‌‌ ‍​‌ ‌​​ ‌‍​‍‌‍​‌‌ ​ ‌‍‌‌‌‌‌‌‌ ​‍‌‍ ​​ ‌‌‍‍​‌ ‌​‌ ‌​‌ ​​‌ ​ ​‍‌‌​ ​ ‌​​‌​‍‌‌​ ​‍‌​‌‍​‍‌‌​ ​‍‌​‌‍‌‍​‍‌‍‌‍‌ ​​​‍ ‌‌ ​​‌ ​‍‌‍ ‌ ​​‌‍‌‌‌ ​‍‌ ‌​‌ ‍‌​‍ ‌‌‍‌ ‌ ​‍‌‍ ‌ ‌‌‌ ​​​‍ ‍‌ ‌‍‌‍‌‌‌ ​‍‌‍​ ‌‍‌‌‌‍ ​​‍ ‍‌‍​‌‌ ​​‌ ​​​‍‌‌​ ​‍‌​‌‍‌ ​ ‌ ‌​‌ ‌‌‌‍‌​‌‍‍‌‌‍ ​‍‌‍‌‍‍‌‌‍‌​​ ‌‌ ​ ‌ ‌‌‌‍​‍‌ ‌‌‌ ​‍‌‍​‍​‍ ‌‌‍​‌‌ ​ ‌‍‍​‌‍‌‍‌‍‍‌‌‍‌‌‌‍ ​‌‍‌​​‍ ‌‌‍​‍‌ ‌‌‌ ‍‌‌‍‌‌‌ ​‍‌ ​ ​‍ ‌‌‍​‌‌‍‌ ‌‍‌‌‌‍ ‍‌ ‌​​‍‌‍‌ ‌​‌ ‍‌‌ ​​‌‍‌‌​ ‌‌ ​ ‌ ‌‌‌‍​‍‌ ‌‌‌ ​‍‌‍​‍‌‌​​‌‍​‌‌‍‌ ‌‍‌‌​‍‌‍‌ ​​‌‍​‌‌ ‌​‌‍‍​​ ‌‌‍​‍‌‍ ‌‍‌​‌ ‍‌​‍‌‌​ ‌‌‌​​‍‌‌ ‌‍‍ ‌‍‌‌‌ ‍‌​‍‌‌​ ​ ‌​‌​​‍‌‌​ ​ ‌​‌​​‍‌‌​ ​‍​ ​‍‌ ​ ‌ ‌‌‌‍​‍‌ ‌‌‌ ​‍‌‍​‍​‍ ‌‌‍​‌‌ ​ ‌‍‍​‌‍‌‍‌‍‍‌‌‍‌‌‌‍ ​‌‍‌​​‍ ‌‌‍​‍‌ ‌‌‌ ‍‌‌‍‌‌‌ ​‍‌ ​ ​‍ ‌‌‍​‌‌‍‌ ‌‍‌‌‌‍ ‍‌ ‌​​‍ ‌‌‍‍‍​‍‌‌​ ​‍​ ​‍​‍‌‌​ ‌‌‌​‌​​‍ ‍‌‍​ ‌‍‍​‌‍‍‌‌‍ ​‌‍‌​‌ ​‍‌‍‌‌‌‍ ‍​‍‌‌​ ‌‌‌​​‍‌‌ ‌‍‍ ‌‍‌‌‌ ‍‌​‍‌‌​ ​ ‌​‌​​‍‌‌​ ​ ‌​‌​​‍‌‌​ ​‍​ ​‍‌ ​ ‌ ‌‌‌‍​‍‌ ‌‌‌ ​‍‌‍​‍​‍ ‌‌‍​‌‌ ​ ‌‍‍​‌‍‌‍‌‍‍‌‌‍‌‌‌‍ ​‌‍‌​​‍ ‌‌‍​‍‌ ‌‌‌ ‍‌‌‍‌‌‌ ​‍‌ ​ ​‍ ‌‌‍​‌‌‍‌ ‌‍‌‌‌‍ ‍‌ ‌​​‍ ‌‌‍‍ ​‍‌‌​ ​‍​ ​‍​‍‌‌​ ‌‌‌​‌​​‍ ‍‌ ‌​‌‍‌‌‌ ‍​‌ ‌​​‍‌‍‌ ​​‌‍‌‌‌ ​‍‌ ​ ‌ ​​‌‍‌‌‌‍​ ‌ ‌​‌‍‍‌‌ ‌‍‌‍‌‌​ ‌‌ ​​‌ ‌‌‌‍​‍‌‍ ​‌‍‍‌‌ ​ ‌‍‍​‌‍‌‌‌‍‌​​‍​‍‌ ‌
Schools​​​​‌ ‍ ​‍​‍‌‍ ‌ ​‍‌‍‍‌‌‍‌ ‌‍‍‌‌‍ ‍​‍​‍​ ‍‍​‍​‍‌ ​ ‌‍​‌‌‍ ‍‌‍‍‌‌ ‌​‌ ‍‌​‍ ‍‌‍‍‌‌‍ ​‍​‍​‍ ​​‍​‍‌‍‍​‌ ​‍‌‍‌‌‌‍‌‍​‍​‍​ ‍‍​‍​‍‌‍‍​‌ ‌​‌ ‌​‌ ​​‌ ​ ​ ‍‍​‍ ​‍ ‌‍​‍‌‍‌‍‌ ​​​‍ ‌‌ ​​‌ ​‍‌‍ ‌ ​​‌‍‌‌‌ ​‍‌ ‌​‌ ‍‌​‍ ‌‌‍‌ ‌ ​‍‌‍ ‌ ‌‌‌ ​​​‍ ‍‌ ‌‍‌‍‌‌‌ ​‍‌‍​ ‌‍‌‌‌‍ ​​‍ ‍‌‍​‌‌ ​​‌ ​​​‍ ‌ ​ ‌ ‌​‌ ‌‌‌‍‌​‌‍‍‌‌‍ ​‍ ‌‍‍‌‌‍ ‍‌ ‌​‌‍‌‌‌‍ ‍‌ ‌​​‍ ‌‍‌‌‌‍‌​‌‍‍‌‌ ‌​​‍ ‌‍ ‌‌‍ ‌‍‌​‌‍‌‌​ ‌‌ ​​‌ ​‍‌‍‌‌‌ ​ ‌‍‌‌‌‍ ‍‌ ‌​‌‍​‌‌ ‌​‌‍‍‌‌‍ ‌‍ ‍​ ‍ ‌‍‍‌‌‍‌​​ ‌‌ ​ ‌ ‌‌‌‍​‍‌ ‌‌‌ ​‍‌‍​‍​‍ ‌‌‍​‌‌ ​ ‌‍‍​‌‍‌‍‌‍‍‌‌‍‌‌‌‍ ​‌‍‌​​‍ ‌‌‍​‍‌ ‌‌‌ ‍‌‌‍‌‌‌ ​‍‌ ​ ​‍ ‌‌‍​‌‌‍‌ ‌‍‌‌‌‍ ‍‌ ‌​​ ‍ ‌ ‌​‌ ‍‌‌ ​​‌‍‌‌​ ‌‌ ​ ‌ ‌‌‌‍​‍‌ ‌‌‌ ​‍‌‍​‍‌‌​​‌‍​‌‌‍‌ ‌‍‌‌​ ‍ ‌ ​​‌‍​‌‌ ‌​‌‍‍​​ ‌‌‍​‍‌‍ ‌‍‌​‌ ‍‌​‍‌‌​ ‌‌‌​​‍‌‌ ‌‍‍ ‌‍‌‌‌ ‍‌​‍‌‌​ ​ ‌​‌​​‍‌‌​ ​ ‌​‌​​‍‌‌​ ​‍​ ​‍‌ ​ ‌ ‌‌‌‍​‍‌ ‌‌‌ ​‍‌‍​‍​‍ ‌‌‍​‌‌ ​ ‌‍‍​‌‍‌‍‌‍‍‌‌‍‌‌‌‍ ​‌‍‌​​‍ ‌‌‍​‍‌ ‌‌‌ ‍‌‌‍‌‌‌ ​‍‌ ​ ​‍ ‌‌‍​‌‌‍‌ ‌‍‌‌‌‍ ‍‌ ‌​​‍ ‌‌‍ ​​‍‌‌​ ​‍​ ​‍​‍‌‌​ ‌‌‌​‌​​‍ ‍‌‍​ ‌‍‍​‌‍‍‌‌‍ ​‌‍‌​‌ ​‍‌‍‌‌‌‍ ‍​‍‌‌​ ‌‌‌​​‍‌‌ ‌‍‍ ‌‍‌‌‌ ‍‌​‍‌‌​ ​ ‌​‌​​‍‌‌​ ​ ‌​‌​​‍‌‌​ ​‍​ ​‍‌ ​ ‌ ‌‌‌‍​‍‌ ‌‌‌ ​‍‌‍​‍​‍ ‌‌‍​‌‌ ​ ‌‍‍​‌‍‌‍‌‍‍‌‌‍‌‌‌‍ ​‌‍‌​​‍ ‌‌‍​‍‌ ‌‌‌ ‍‌‌‍‌‌‌ ​‍‌ ​ ​‍ ‌‌‍​‌‌‍‌ ‌‍‌‌‌‍ ‍‌ ‌​​‍ ‌‌‍ ‌​‍‌‌​ ​‍​ ​‍​‍‌‌​ ‌‌‌​‌​​‍ ‍‌ ‌​‌‍‌‌‌ ‍​‌ ‌​​ ‌‍​‍‌‍​‌‌ ​ ‌‍‌‌‌‌‌‌‌ ​‍‌‍ ​​ ‌‌‍‍​‌ ‌​‌ ‌​‌ ​​‌ ​ ​‍‌‌​ ​ ‌​​‌​‍‌‌​ ​‍‌​‌‍​‍‌‌​ ​‍‌​‌‍‌‍​‍‌‍‌‍‌ ​​​‍ ‌‌ ​​‌ ​‍‌‍ ‌ ​​‌‍‌‌‌ ​‍‌ ‌​‌ ‍‌​‍ ‌‌‍‌ ‌ ​‍‌‍ ‌ ‌‌‌ ​​​‍ ‍‌ ‌‍‌‍‌‌‌ ​‍‌‍​ ‌‍‌‌‌‍ ​​‍ ‍‌‍​‌‌ ​​‌ ​​​‍‌‌​ ​‍‌​‌‍‌ ​ ‌ ‌​‌ ‌‌‌‍‌​‌‍‍‌‌‍ ​‍‌‍‌‍‍‌‌‍‌​​ ‌‌ ​ ‌ ‌‌‌‍​‍‌ ‌‌‌ ​‍‌‍​‍​‍ ‌‌‍​‌‌ ​ ‌‍‍​‌‍‌‍‌‍‍‌‌‍‌‌‌‍ ​‌‍‌​​‍ ‌‌‍​‍‌ ‌‌‌ ‍‌‌‍‌‌‌ ​‍‌ ​ ​‍ ‌‌‍​‌‌‍‌ ‌‍‌‌‌‍ ‍‌ ‌​​‍‌‍‌ ‌​‌ ‍‌‌ ​​‌‍‌‌​ ‌‌ ​ ‌ ‌‌‌‍​‍‌ ‌‌‌ ​‍‌‍​‍‌‌​​‌‍​‌‌‍‌ ‌‍‌‌​‍‌‍‌ ​​‌‍​‌‌ ‌​‌‍‍​​ ‌‌‍​‍‌‍ ‌‍‌​‌ ‍‌​‍‌‌​ ‌‌‌​​‍‌‌ ‌‍‍ ‌‍‌‌‌ ‍‌​‍‌‌​ ​ ‌​‌​​‍‌‌​ ​ ‌​‌​​‍‌‌​ ​‍​ ​‍‌ ​ ‌ ‌‌‌‍​‍‌ ‌‌‌ ​‍‌‍​‍​‍ ‌‌‍​‌‌ ​ ‌‍‍​‌‍‌‍‌‍‍‌‌‍‌‌‌‍ ​‌‍‌​​‍ ‌‌‍​‍‌ ‌‌‌ ‍‌‌‍‌‌‌ ​‍‌ ​ ​‍ ‌‌‍​‌‌‍‌ ‌‍‌‌‌‍ ‍‌ ‌​​‍ ‌‌‍ ​​‍‌‌​ ​‍​ ​‍​‍‌‌​ ‌‌‌​‌​​‍ ‍‌‍​ ‌‍‍​‌‍‍‌‌‍ ​‌‍‌​‌ ​‍‌‍‌‌‌‍ ‍​‍‌‌​ ‌‌‌​​‍‌‌ ‌‍‍ ‌‍‌‌‌ ‍‌​‍‌‌​ ​ ‌​‌​​‍‌‌​ ​ ‌​‌​​‍‌‌​ ​‍​ ​‍‌ ​ ‌ ‌‌‌‍​‍‌ ‌‌‌ ​‍‌‍​‍​‍ ‌‌‍​‌‌ ​ ‌‍‍​‌‍‌‍‌‍‍‌‌‍‌‌‌‍ ​‌‍‌​​‍ ‌‌‍​‍‌ ‌‌‌ ‍‌‌‍‌‌‌ ​‍‌ ​ ​‍ ‌‌‍​‌‌‍‌ ‌‍‌‌‌‍ ‍‌ ‌​​‍ ‌‌‍ ‌​‍‌‌​ ​‍​ ​‍​‍‌‌​ ‌‌‌​‌​​‍ ‍‌ ‌​‌‍‌‌‌ ‍​‌ ‌​​‍‌‍‌ ​​‌‍‌‌‌ ​‍‌ ​ ‌ ​​‌‍‌‌‌‍​ ‌ ‌​‌‍‍‌‌ ‌‍‌‍‌‌​ ‌‌ ​​‌ ‌‌‌‍​‍‌‍ ​‌‍‍‌‌ ​ ‌‍‍​‌‍‌‌‌‍‌​​‍​‍‌ ‌
Ashfield is home to Ashfield Public School, St Vincents and Yeo Park are the local primary schools. Ashfield Boys High, Bethlehem College and De La Salle College are the local high schools.​​​​‌